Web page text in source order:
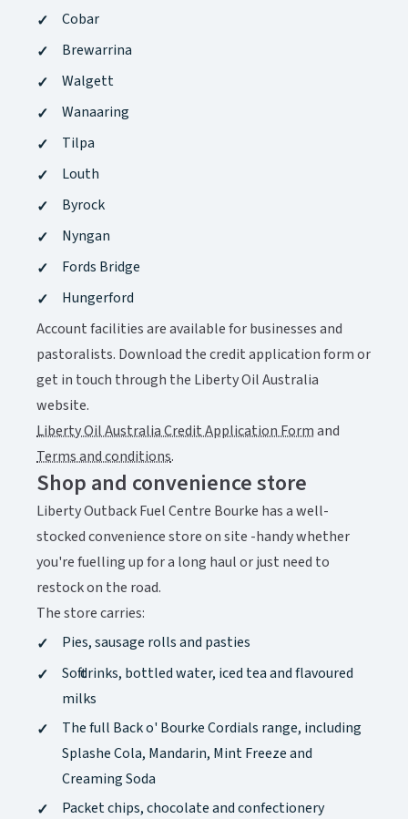
Cobar​​​​‌ ‍ ​‍​‍‌‍ ‌ ​‍‌‍‍‌‌‍‌ ‌‍‍‌‌‍ ‍​‍​‍​ ‍‍​‍​‍‌ ​ ‌‍​‌‌‍ ‍‌‍‍‌‌ ‌​‌ ‍‌​‍ ‍‌‍‍‌‌‍ ​‍​‍​‍ ​​‍​‍‌‍‍​‌ ​‍‌‍‌‌‌‍‌‍​‍​‍​ ‍‍​‍​‍‌‍‍​‌ ‌​‌ ‌​‌ ​​‌ ​ ​ ‍‍​‍ ​‍ ‌‍ ​‌‍‍‌‌‍​‍‌‍‌‌‌ ​‍‌ ‌​‌ ‍‌​‍ ‌‌ ​ ‌ ‌​‌ ‌‌‌‍‌​‌‍‍‌‌‍ ​‍ ‍‌ ‌‍‌‍‌‌‌ ​‍‌‍​ ‌‍‌‌‌‍ ​​‍ ‍‌‍​‌‌ ​​‌ ​​​‍ ‌‍‍‌‌‍ ‍‌ ‌​‌‍‌‌‌‍ ‍‌ ‌​​‍ ‌‍‌‌‌‍‌​‌‍‍‌‌ ‌​​‍ ‌‍ ‌‌‍ ‌‍‌​‌‍‌‌​ ‌‌ ​​‌ ​‍‌‍‌‌‌ ​ ‌‍‌‌‌‍ ‍‌ ‌​‌‍​‌‌ ‌​‌‍‍‌‌‍ ‌‍ ‍​ ‍ ‌‍‍‌‌‍‌​​ ‌‌‍​‌​ ‍​‌‍​‍‌‍‌‌‌‍​‌​ ​‍‌‍​ ​ ‍‌​‍ ‌‌‍‌​​ ‌‌​ ‌‌​ ‌​​‍ ‌​ ‌​​ ‌‍​ ‍​‌‍‌‍​‍ ‌‌‍​‌‌‍​‌​ ‌‍​ ‍​​‍ ‌​ ‌‍‌‍​ ‌‍‌‌​ ​ ​ ‌‌​ ‌‌‌‍​‍‌‍​‍​ ‌​​ ‌‍‌‍​‌‌‍​‌​ ‍ ‌ ‌​‌ ‍‌‌ ​​‌‍‌‌​ ‌‌‍​‌‌ ​‍‌ ‌​‌‍‍‌‌‍​ ‌‍ ​‌‍‌‌​ ‍ ‌ ​​‌‍​‌‌ ‌​‌‍‍​​ ‌‌‍​ ‌‍ ‌‍ ‍‌ ‌​‌‍‌‌‌‍ ‍‌ ‌​‌​ ‌‌‍​‌‌ ‌​‌ ​‍‌‍‍‌‌ ‍​​‍‌‌​ ‌‌‌​​‍‌‌ ‌‍‍ ‌‍‌‌‌ ‍‌​‍‌‌​ ​ ‌​‌​​‍‌‌​ ​ ‌​‌​​‍‌‌​ ​‍​ ​‍‌‍‌‌​ ​​​ ​‍‌‍‌‌​ ‍​‌‍‌‌‌‍​‍​ ‌​‌‍​‌​ ​​​ ‌‍‌‍​‍​‍‌‌​ ​‍​ ​‍​‍‌‌​ ‌‌‌​‌​​‍ ‍‌‍​ ‌‍ ‌‍ ‍‌ ‌​‌‍‌‌‌‍ ‍‌ ‌​​‍‌‌​ ‌‌‌​​‍‌‌ ‌‍‍ ‌‍‌‌‌ ‍‌​‍‌‌​ ​ ‌​‌​​‍‌‌​ ​ ‌​‌​​‍‌‌​ ​‍​ ​‍‌‍​ ​ ‌ ‌‍‌‍​ ‌‌​ ​‍‌‍‌‍​ ​‌​ ​​​ ‍​​ ‍‌​ ‌‌‌‍‌‌​‍‌‌​ ​‍​ ​‍​‍‌‌​ ‌‌‌​‌​​‍ ‍‌‍​ ‌‍‍​‌‍‍‌‌‍ ​‌‍‌​‌ ​‍‌‍‌‌‌‍ ‍​‍‌‌​ ‌‌‌​​‍‌‌ ‌‍‍ ‌‍‌‌‌ ‍‌​‍‌‌​ ​ ‌​‌​​‍‌‌​ ​ ‌​‌​​‍‌‌​ ​‍​ ​‍​ ‍​​ ‌‌​ ‍‌​ ‌‍‌‍‌‍‌‍‌​‌‍‌‍​ ‌‍‌‍‌​​ ‌‌​ ​‌​ ​‌​‍‌‌​ ​‍​ ​‍​‍‌‌​ ‌‌‌​‌​​‍ ‍‌ ‌​‌‍‌‌‌ ‍​‌ ‌​​ ‌‍​‍‌‍​‌‌ ​ ‌‍‌‌‌‌‌‌‌ ​‍‌‍ ​​ ‌‌‍‍​‌ ‌​‌ ‌​‌ ​​‌ ​ ​‍‌‌​ ​ ‌​​‌​‍‌‌​ ​‍‌​‌‍​‍‌‌​ ​‍‌​‌‍‌‍ ​‌‍‍‌‌‍​‍‌‍‌‌‌ ​‍‌ ‌​‌ ‍‌​‍ ‌‌ ​ ‌ ‌​‌ ‌‌‌‍‌​‌‍‍‌‌‍ ​‍ ‍‌ ‌‍‌‍‌‌‌ ​‍‌‍​ ‌‍‌‌‌‍ ​​‍ ‍‌‍​‌‌ ​​‌ ​​​‍‌‍‌‍‍‌‌‍‌​​ ‌‌‍​‌​ ‍​‌‍​‍‌‍‌‌‌‍​‌​ ​‍‌‍​ ​ ‍‌​‍ ‌‌‍‌​​ ‌‌​ ‌‌​ ‌​​‍ ‌​ ‌​​ ‌‍​ ‍​‌‍‌‍​‍ ‌‌‍​‌‌‍​‌​ ‌‍​ ‍​​‍ ‌​ ‌‍‌‍​ ‌‍‌‌​ ​ ​ ‌‌​ ‌‌‌‍​‍‌‍​‍​ ‌​​ ‌‍‌‍​‌‌‍​‌​‍‌‍‌ ‌​‌ ‍‌‌ ​​‌‍‌‌​ ‌‌‍​‌‌ ​‍‌ ‌​‌‍‍‌‌‍​ ‌‍ ​‌‍‌‌​‍‌‍‌ ​​‌‍​‌‌ ‌​‌‍‍​​ ‌‌‍​ ‌‍ ‌‍ ‍‌ ‌​‌‍‌‌‌‍ ‍‌ ‌​‌​ ‌‌‍​‌‌ ‌​‌ ​‍‌‍‍‌‌ ‍​​‍‌‌​ ‌‌‌​​‍‌‌ ‌‍‍ ‌‍‌‌‌ ‍‌​‍‌‌​ ​ ‌​‌​​‍‌‌​ ​ ‌​‌​​‍‌‌​ ​‍​ ​‍‌‍‌‌​ ​​​ ​‍‌‍‌‌​ ‍​‌‍‌‌‌‍​‍​ ‌​‌‍​‌​ ​​​ ‌‍‌‍​‍​‍‌‌​ ​‍​ ​‍​‍‌‌​ ‌‌‌​‌​​‍ ‍‌‍​ ‌‍ ‌‍ ‍‌ ‌​‌‍‌‌‌‍ ‍‌ ‌​​‍‌‌​ ‌‌‌​​‍‌‌ ‌‍‍ ‌‍‌‌‌ ‍‌​‍‌‌​ ​ ‌​‌​​‍‌‌​ ​ ‌​‌​​‍‌‌​ ​‍​ ​‍‌‍​ ​ ‌ ‌‍‌‍​ ‌‌​ ​‍‌‍‌‍​ ​‌​ ​​​ ‍​​ ‍‌​ ‌‌‌‍‌‌​‍‌‌​ ​‍​ ​‍​‍‌‌​ ‌‌‌​‌​​‍ ‍‌‍​ ‌‍‍​‌‍‍‌‌‍ ​‌‍‌​‌ ​‍‌‍‌‌‌‍ ‍​‍‌‌​ ‌‌‌​​‍‌‌ ‌‍‍ ‌‍‌‌‌ ‍‌​‍‌‌​ ​ ‌​‌​​‍‌‌​ ​ ‌​‌​​‍‌‌​ ​‍​ ​‍​ ‍​​ ‌‌​ ‍‌​ ‌‍‌‍‌‍‌‍‌​‌‍‌‍​ ‌‍‌‍‌​​ ‌‌​ ​‌​ ​‌​‍‌‌​ ​‍​ ​‍​‍‌‌​ ‌‌‌​‌​​‍ ‍‌ ‌​‌‍‌‌‌ ‍​‌ ‌​​‍‌‍‌ ​​‌‍‌‌‌ ​‍‌ ​ ‌ ​​‌‍‌‌‌‍​ ‌ ‌​‌‍‍‌‌ ‌‍‌‍‌‌​ ‌‌ ​​‌ ‌‌‌‍​‍‌‍ ​‌‍‍‌‌ ​ ‌‍‍​‌‍‌‌‌‍‌​​‍​‍‌ ‌
Brewarrina​​​​‌ ‍ ​‍​‍‌‍ ‌ ​‍‌‍‍‌‌‍‌ ‌‍‍‌‌‍ ‍​‍​‍​ ‍‍​‍​‍‌ ​ ‌‍​‌‌‍ ‍‌‍‍‌‌ ‌​‌ ‍‌​‍ ‍‌‍‍‌‌‍ ​‍​‍​‍ ​​‍​‍‌‍‍​‌ ​‍‌‍‌‌‌‍‌‍​‍​‍​ ‍‍​‍​‍‌‍‍​‌ ‌​‌ ‌​‌ ​​‌ ​ ​ ‍‍​‍ ​‍ ‌‍ ​‌‍‍‌‌‍​‍‌‍‌‌‌ ​‍‌ ‌​‌ ‍‌​‍ ‌‌ ​ ‌ ‌​‌ ‌‌‌‍‌​‌‍‍‌‌‍ ​‍ ‍‌ ‌‍‌‍‌‌‌ ​‍‌‍​ ‌‍‌‌‌‍ ​​‍ ‍‌‍​‌‌ ​​‌ ​​​‍ ‌‍‍‌‌‍ ‍‌ ‌​‌‍‌‌‌‍ ‍‌ ‌​​‍ ‌‍‌‌‌‍‌​‌‍‍‌‌ ‌​​‍ ‌‍ ‌‌‍ ‌‍‌​‌‍‌‌​ ‌‌ ​​‌ ​‍‌‍‌‌‌ ​ ‌‍‌‌‌‍ ‍‌ ‌​‌‍​‌‌ ‌​‌‍‍‌‌‍ ‌‍ ‍​ ‍ ‌‍‍‌‌‍‌​​ ‌‌‍​‌​ ‍​‌‍​‍‌‍‌‌‌‍​‌​ ​‍‌‍​ ​ ‍‌​‍ ‌‌‍‌​​ ‌‌​ ‌‌​ ‌​​‍ ‌​ ‌​​ ‌‍​ ‍​‌‍‌‍​‍ ‌‌‍​‌‌‍​‌​ ‌‍​ ‍​​‍ ‌​ ‌‍‌‍​ ‌‍‌‌​ ​ ​ ‌‌​ ‌‌‌‍​‍‌‍​‍​ ‌​​ ‌‍‌‍​‌‌‍​‌​ ‍ ‌ ‌​‌ ‍‌‌ ​​‌‍‌‌​ ‌‌‍​‌‌ ​‍‌ ‌​‌‍‍‌‌‍​ ‌‍ ​‌‍‌‌​ ‍ ‌ ​​‌‍​‌‌ ‌​‌‍‍​​ ‌‌‍​ ‌‍ ‌‍ ‍‌ ‌​‌‍‌‌‌‍ ‍‌ ‌​‌​ ‌‌‍​‌‌ ‌​‌ ​‍‌‍‍‌‌ ‍​​‍‌‌​ ‌‌‌​​‍‌‌ ‌‍‍ ‌‍‌‌‌ ‍‌​‍‌‌​ ​ ‌​‌​​‍‌‌​ ​ ‌​‌​​‍‌‌​ ​‍​ ​‍‌‍‌‌​ ​​​ ​‍‌‍‌‌​ ‍​‌‍‌‌‌‍​‍​ ‌​‌‍​‌​ ​​​ ‌‍‌‍​‍​‍‌‌​ ​‍​ ​‍​‍‌‌​ ‌‌‌​‌​​‍ ‍‌‍​ ‌‍ ‌‍ ‍‌ ‌​‌‍‌‌‌‍ ‍‌ ‌​​‍‌‌​ ‌‌‌​​‍‌‌ ‌‍‍ ‌‍‌‌‌ ‍‌​‍‌‌​ ​ ‌​‌​​‍‌‌​ ​ ‌​‌​​‍‌‌​ ​‍​ ​‍​ ​​‌‍‌‍‌‍​‍‌‍‌‌​ ​ ​ ‍‌​ ‌‍‌‍‌‍‌‍‌‌​ ‌​‌‍​‍​ ​‌​‍‌‌​ ​‍​ ​‍​‍‌‌​ ‌‌‌​‌​​‍ ‍‌‍​ ‌‍‍​‌‍‍‌‌‍ ​‌‍‌​‌ ​‍‌‍‌‌‌‍ ‍​‍‌‌​ ‌‌‌​​‍‌‌ ‌‍‍ ‌‍‌‌‌ ‍‌​‍‌‌​ ​ ‌​‌​​‍‌‌​ ​ ‌​‌​​‍‌‌​ ​‍​ ​‍​ ​ ‌‍​‍​ ​‍​ ‍​​ ​​‌‍​‌​ ‌​‌‍​‌​ ‌‌‌‍​ ​ ‍​‌‍​‌​‍‌‌​ ​‍​ ​‍​‍‌‌​ ‌‌‌​‌​​‍ ‍‌ ‌​‌‍‌‌‌ ‍​‌ ‌​​ ‌‍​‍‌‍​‌‌ ​ ‌‍‌‌‌‌‌‌‌ ​‍‌‍ ​​ ‌‌‍‍​‌ ‌​‌ ‌​‌ ​​‌ ​ ​‍‌‌​ ​ ‌​​‌​‍‌‌​ ​‍‌​‌‍​‍‌‌​ ​‍‌​‌‍‌‍ ​‌‍‍‌‌‍​‍‌‍‌‌‌ ​‍‌ ‌​‌ ‍‌​‍ ‌‌ ​ ‌ ‌​‌ ‌‌‌‍‌​‌‍‍‌‌‍ ​‍ ‍‌ ‌‍‌‍‌‌‌ ​‍‌‍​ ‌‍‌‌‌‍ ​​‍ ‍‌‍​‌‌ ​​‌ ​​​‍‌‍‌‍‍‌‌‍‌​​ ‌‌‍​‌​ ‍​‌‍​‍‌‍‌‌‌‍​‌​ ​‍‌‍​ ​ ‍‌​‍ ‌‌‍‌​​ ‌‌​ ‌‌​ ‌​​‍ ‌​ ‌​​ ‌‍​ ‍​‌‍‌‍​‍ ‌‌‍​‌‌‍​‌​ ‌‍​ ‍​​‍ ‌​ ‌‍‌‍​ ‌‍‌‌​ ​ ​ ‌‌​ ‌‌‌‍​‍‌‍​‍​ ‌​​ ‌‍‌‍​‌‌‍​‌​‍‌‍‌ ‌​‌ ‍‌‌ ​​‌‍‌‌​ ‌‌‍​‌‌ ​‍‌ ‌​‌‍‍‌‌‍​ ‌‍ ​‌‍‌‌​‍‌‍‌ ​​‌‍​‌‌ ‌​‌‍‍​​ ‌‌‍​ ‌‍ ‌‍ ‍‌ ‌​‌‍‌‌‌‍ ‍‌ ‌​‌​ ‌‌‍​‌‌ ‌​‌ ​‍‌‍‍‌‌ ‍​​‍‌‌​ ‌‌‌​​‍‌‌ ‌‍‍ ‌‍‌‌‌ ‍‌​‍‌‌​ ​ ‌​‌​​‍‌‌​ ​ ‌​‌​​‍‌‌​ ​‍​ ​‍‌‍‌‌​ ​​​ ​‍‌‍‌‌​ ‍​‌‍‌‌‌‍​‍​ ‌​‌‍​‌​ ​​​ ‌‍‌‍​‍​‍‌‌​ ​‍​ ​‍​‍‌‌​ ‌‌‌​‌​​‍ ‍‌‍​ ‌‍ ‌‍ ‍‌ ‌​‌‍‌‌‌‍ ‍‌ ‌​​‍‌‌​ ‌‌‌​​‍‌‌ ‌‍‍ ‌‍‌‌‌ ‍‌​‍‌‌​ ​ ‌​‌​​‍‌‌​ ​ ‌​‌​​‍‌‌​ ​‍​ ​‍​ ​​‌‍‌‍‌‍​‍‌‍‌‌​ ​ ​ ‍‌​ ‌‍‌‍‌‍‌‍‌‌​ ‌​‌‍​‍​ ​‌​‍‌‌​ ​‍​ ​‍​‍‌‌​ ‌‌‌​‌​​‍ ‍‌‍​ ‌‍‍​‌‍‍‌‌‍ ​‌‍‌​‌ ​‍‌‍‌‌‌‍ ‍​‍‌‌​ ‌‌‌​​‍‌‌ ‌‍‍ ‌‍‌‌‌ ‍‌​‍‌‌​ ​ ‌​‌​​‍‌‌​ ​ ‌​‌​​‍‌‌​ ​‍​ ​‍​ ​ ‌‍​‍​ ​‍​ ‍​​ ​​‌‍​‌​ ‌​‌‍​‌​ ‌‌‌‍​ ​ ‍​‌‍​‌​‍‌‌​ ​‍​ ​‍​‍‌‌​ ‌‌‌​‌​​‍ ‍‌ ‌​‌‍‌‌‌ ‍​‌ ‌​​‍‌‍‌ ​​‌‍‌‌‌ ​‍‌ ​ ‌ ​​‌‍‌‌‌‍​ ‌ ‌​‌‍‍‌‌ ‌‍‌‍‌‌​ ‌‌ ​​‌ ‌‌‌‍​‍‌‍ ​‌‍‍‌‌ ​ ‌‍‍​‌‍‌‌‌‍‌​​‍​‍‌ ‌
Walgett​​​​‌ ‍ ​‍​‍‌‍ ‌ ​‍‌‍‍‌‌‍‌ ‌‍‍‌‌‍ ‍​‍​‍​ ‍‍​‍​‍‌ ​ ‌‍​‌‌‍ ‍‌‍‍‌‌ ‌​‌ ‍‌​‍ ‍‌‍‍‌‌‍ ​‍​‍​‍ ​​‍​‍‌‍‍​‌ ​‍‌‍‌‌‌‍‌‍​‍​‍​ ‍‍​‍​‍‌‍‍​‌ ‌​‌ ‌​‌ ​​‌ ​ ​ ‍‍​‍ ​‍ ‌‍ ​‌‍‍‌‌‍​‍‌‍‌‌‌ ​‍‌ ‌​‌ ‍‌​‍ ‌‌ ​ ‌ ‌​‌ ‌‌‌‍‌​‌‍‍‌‌‍ ​‍ ‍‌ ‌‍‌‍‌‌‌ ​‍‌‍​ ‌‍‌‌‌‍ ​​‍ ‍‌‍​‌‌ ​​‌ ​​​‍ ‌‍‍‌‌‍ ‍‌ ‌​‌‍‌‌‌‍ ‍‌ ‌​​‍ ‌‍‌‌‌‍‌​‌‍‍‌‌ ‌​​‍ ‌‍ ‌‌‍ ‌‍‌​‌‍‌‌​ ‌‌ ​​‌ ​‍‌‍‌‌‌ ​ ‌‍‌‌‌‍ ‍‌ ‌​‌‍​‌‌ ‌​‌‍‍‌‌‍ ‌‍ ‍​ ‍ ‌‍‍‌‌‍‌​​ ‌‌‍​‌​ ‍​‌‍​‍‌‍‌‌‌‍​‌​ ​‍‌‍​ ​ ‍‌​‍ ‌‌‍‌​​ ‌‌​ ‌‌​ ‌​​‍ ‌​ ‌​​ ‌‍​ ‍​‌‍‌‍​‍ ‌‌‍​‌‌‍​‌​ ‌‍​ ‍​​‍ ‌​ ‌‍‌‍​ ‌‍‌‌​ ​ ​ ‌‌​ ‌‌‌‍​‍‌‍​‍​ ‌​​ ‌‍‌‍​‌‌‍​‌​ ‍ ‌ ‌​‌ ‍‌‌ ​​‌‍‌‌​ ‌‌‍​‌‌ ​‍‌ ‌​‌‍‍‌‌‍​ ‌‍ ​‌‍‌‌​ ‍ ‌ ​​‌‍​‌‌ ‌​‌‍‍​​ ‌‌‍​ ‌‍ ‌‍ ‍‌ ‌​‌‍‌‌‌‍ ‍‌ ‌​‌​ ‌‌‍​‌‌ ‌​‌ ​‍‌‍‍‌‌ ‍​​‍‌‌​ ‌‌‌​​‍‌‌ ‌‍‍ ‌‍‌‌‌ ‍‌​‍‌‌​ ​ ‌​‌​​‍‌‌​ ​ ‌​‌​​‍‌‌​ ​‍​ ​‍‌‍‌‌​ ​​​ ​‍‌‍‌‌​ ‍​‌‍‌‌‌‍​‍​ ‌​‌‍​‌​ ​​​ ‌‍‌‍​‍​‍‌‌​ ​‍​ ​‍​‍‌‌​ ‌‌‌​‌​​‍ ‍‌‍​ ‌‍ ‌‍ ‍‌ ‌​‌‍‌‌‌‍ ‍‌ ‌​​‍‌‌​ ‌‌‌​​‍‌‌ ‌‍‍ ‌‍‌‌‌ ‍‌​‍‌‌​ ​ ‌​‌​​‍‌‌​ ​ ‌​‌​​‍‌‌​ ​‍​ ​‍‌‍‌‌‌‍​ ​ ‍​​ ‌ ‌‍​‍​ ‌​‌‍​ ​ ‍​‌‍​ ‌‍​‍‌‍​‍‌‍‌‌​‍‌‌​ ​‍​ ​‍​‍‌‌​ ‌‌‌​‌​​‍ ‍‌‍​ ‌‍‍​‌‍‍‌‌‍ ​‌‍‌​‌ ​‍‌‍‌‌‌‍ ‍​‍‌‌​ ‌‌‌​​‍‌‌ ‌‍‍ ‌‍‌‌‌ ‍‌​‍‌‌​ ​ ‌​‌​​‍‌‌​ ​ ‌​‌​​‍‌‌​ ​‍​ ​‍​ ​‍​ ​​‌‍‌‌‌‍​‍​ ​ ‌‍‌‌‌‍‌‍​ ‍​​ ‍‌​ ‌‌​ ​‌​ ​ ​‍‌‌​ ​‍​ ​‍​‍‌‌​ ‌‌‌​‌​​‍ ‍‌ ‌​‌‍‌‌‌ ‍​‌ ‌​​ ‌‍​‍‌‍​‌‌ ​ ‌‍‌‌‌‌‌‌‌ ​‍‌‍ ​​ ‌‌‍‍​‌ ‌​‌ ‌​‌ ​​‌ ​ ​‍‌‌​ ​ ‌​​‌​‍‌‌​ ​‍‌​‌‍​‍‌‌​ ​‍‌​‌‍‌‍ ​‌‍‍‌‌‍​‍‌‍‌‌‌ ​‍‌ ‌​‌ ‍‌​‍ ‌‌ ​ ‌ ‌​‌ ‌‌‌‍‌​‌‍‍‌‌‍ ​‍ ‍‌ ‌‍‌‍‌‌‌ ​‍‌‍​ ‌‍‌‌‌‍ ​​‍ ‍‌‍​‌‌ ​​‌ ​​​‍‌‍‌‍‍‌‌‍‌​​ ‌‌‍​‌​ ‍​‌‍​‍‌‍‌‌‌‍​‌​ ​‍‌‍​ ​ ‍‌​‍ ‌‌‍‌​​ ‌‌​ ‌‌​ ‌​​‍ ‌​ ‌​​ ‌‍​ ‍​‌‍‌‍​‍ ‌‌‍​‌‌‍​‌​ ‌‍​ ‍​​‍ ‌​ ‌‍‌‍​ ‌‍‌‌​ ​ ​ ‌‌​ ‌‌‌‍​‍‌‍​‍​ ‌​​ ‌‍‌‍​‌‌‍​‌​‍‌‍‌ ‌​‌ ‍‌‌ ​​‌‍‌‌​ ‌‌‍​‌‌ ​‍‌ ‌​‌‍‍‌‌‍​ ‌‍ ​‌‍‌‌​‍‌‍‌ ​​‌‍​‌‌ ‌​‌‍‍​​ ‌‌‍​ ‌‍ ‌‍ ‍‌ ‌​‌‍‌‌‌‍ ‍‌ ‌​‌​ ‌‌‍​‌‌ ‌​‌ ​‍‌‍‍‌‌ ‍​​‍‌‌​ ‌‌‌​​‍‌‌ ‌‍‍ ‌‍‌‌‌ ‍‌​‍‌‌​ ​ ‌​‌​​‍‌‌​ ​ ‌​‌​​‍‌‌​ ​‍​ ​‍‌‍‌‌​ ​​​ ​‍‌‍‌‌​ ‍​‌‍‌‌‌‍​‍​ ‌​‌‍​‌​ ​​​ ‌‍‌‍​‍​‍‌‌​ ​‍​ ​‍​‍‌‌​ ‌‌‌​‌​​‍ ‍‌‍​ ‌‍ ‌‍ ‍‌ ‌​‌‍‌‌‌‍ ‍‌ ‌​​‍‌‌​ ‌‌‌​​‍‌‌ ‌‍‍ ‌‍‌‌‌ ‍‌​‍‌‌​ ​ ‌​‌​​‍‌‌​ ​ ‌​‌​​‍‌‌​ ​‍​ ​‍‌‍‌‌‌‍​ ​ ‍​​ ‌ ‌‍​‍​ ‌​‌‍​ ​ ‍​‌‍​ ‌‍​‍‌‍​‍‌‍‌‌​‍‌‌​ ​‍​ ​‍​‍‌‌​ ‌‌‌​‌​​‍ ‍‌‍​ ‌‍‍​‌‍‍‌‌‍ ​‌‍‌​‌ ​‍‌‍‌‌‌‍ ‍​‍‌‌​ ‌‌‌​​‍‌‌ ‌‍‍ ‌‍‌‌‌ ‍‌​‍‌‌​ ​ ‌​‌​​‍‌‌​ ​ ‌​‌​​‍‌‌​ ​‍​ ​‍​ ​‍​ ​​‌‍‌‌‌‍​‍​ ​ ‌‍‌‌‌‍‌‍​ ‍​​ ‍‌​ ‌‌​ ​‌​ ​ ​‍‌‌​ ​‍​ ​‍​‍‌‌​ ‌‌‌​‌​​‍ ‍‌ ‌​‌‍‌‌‌ ‍​‌ ‌​​‍‌‍‌ ​​‌‍‌‌‌ ​‍‌ ​ ‌ ​​‌‍‌‌‌‍​ ‌ ‌​‌‍‍‌‌ ‌‍‌‍‌‌​ ‌‌ ​​‌ ‌‌‌‍​‍‌‍ ​‌‍‍‌‌ ​ ‌‍‍​‌‍‌‌‌‍‌​​‍​‍‌ ‌
Wanaaring​​​​‌ ‍ ​‍​‍‌‍ ‌ ​‍‌‍‍‌‌‍‌ ‌‍‍‌‌‍ ‍​‍​‍​ ‍‍​‍​‍‌ ​ ‌‍​‌‌‍ ‍‌‍‍‌‌ ‌​‌ ‍‌​‍ ‍‌‍‍‌‌‍ ​‍​‍​‍ ​​‍​‍‌‍‍​‌ ​‍‌‍‌‌‌‍‌‍​‍​‍​ ‍‍​‍​‍‌‍‍​‌ ‌​‌ ‌​‌ ​​‌ ​ ​ ‍‍​‍ ​‍ ‌‍ ​‌‍‍‌‌‍​‍‌‍‌‌‌ ​‍‌ ‌​‌ ‍‌​‍ ‌‌ ​ ‌ ‌​‌ ‌‌‌‍‌​‌‍‍‌‌‍ ​‍ ‍‌ ‌‍‌‍‌‌‌ ​‍‌‍​ ‌‍‌‌‌‍ ​​‍ ‍‌‍​‌‌ ​​‌ ​​​‍ ‌‍‍‌‌‍ ‍‌ ‌​‌‍‌‌‌‍ ‍‌ ‌​​‍ ‌‍‌‌‌‍‌​‌‍‍‌‌ ‌​​‍ ‌‍ ‌‌‍ ‌‍‌​‌‍‌‌​ ‌‌ ​​‌ ​‍‌‍‌‌‌ ​ ‌‍‌‌‌‍ ‍‌ ‌​‌‍​‌‌ ‌​‌‍‍‌‌‍ ‌‍ ‍​ ‍ ‌‍‍‌‌‍‌​​ ‌‌‍​‌​ ‍​‌‍​‍‌‍‌‌‌‍​‌​ ​‍‌‍​ ​ ‍‌​‍ ‌‌‍‌​​ ‌‌​ ‌‌​ ‌​​‍ ‌​ ‌​​ ‌‍​ ‍​‌‍‌‍​‍ ‌‌‍​‌‌‍​‌​ ‌‍​ ‍​​‍ ‌​ ‌‍‌‍​ ‌‍‌‌​ ​ ​ ‌‌​ ‌‌‌‍​‍‌‍​‍​ ‌​​ ‌‍‌‍​‌‌‍​‌​ ‍ ‌ ‌​‌ ‍‌‌ ​​‌‍‌‌​ ‌‌‍​‌‌ ​‍‌ ‌​‌‍‍‌‌‍​ ‌‍ ​‌‍‌‌​ ‍ ‌ ​​‌‍​‌‌ ‌​‌‍‍​​ ‌‌‍​ ‌‍ ‌‍ ‍‌ ‌​‌‍‌‌‌‍ ‍‌ ‌​‌​ ‌‌‍​‌‌ ‌​‌ ​‍‌‍‍‌‌ ‍​​‍‌‌​ ‌‌‌​​‍‌‌ ‌‍‍ ‌‍‌‌‌ ‍‌​‍‌‌​ ​ ‌​‌​​‍‌‌​ ​ ‌​‌​​‍‌‌​ ​‍​ ​‍‌‍‌‌​ ​​​ ​‍‌‍‌‌​ ‍​‌‍‌‌‌‍​‍​ ‌​‌‍​‌​ ​​​ ‌‍‌‍​‍​‍‌‌​ ​‍​ ​‍​‍‌‌​ ‌‌‌​‌​​‍ ‍‌‍​ ‌‍ ‌‍ ‍‌ ‌​‌‍‌‌‌‍ ‍‌ ‌​​‍‌‌​ ‌‌‌​​‍‌‌ ‌‍‍ ‌‍‌‌‌ ‍‌​‍‌‌​ ​ ‌​‌​​‍‌‌​ ​ ‌​‌​​‍‌‌​ ​‍​ ​‍​ ‍​​ ​‌​ ​‌​ ​‌‌‍​‍‌‍​‌​ ‌ ‌‍‌‍‌‍​‌​ ‍‌‌‍​‍​ ​​​‍‌‌​ ​‍​ ​‍​‍‌‌​ ‌‌‌​‌​​‍ ‍‌‍​ ‌‍‍​‌‍‍‌‌‍ ​‌‍‌​‌ ​‍‌‍‌‌‌‍ ‍​‍‌‌​ ‌‌‌​​‍‌‌ ‌‍‍ ‌‍‌‌‌ ‍‌​‍‌‌​ ​ ‌​‌​​‍‌‌​ ​ ‌​‌​​‍‌‌​ ​‍​ ​‍‌‍​‍​ ​​​ ​ ​ ​‍​ ‌​​ ​​‌‍​ ​ ‌‍​ ‌‌‌‍‌‌‌‍‌‌‌‍​‍​‍‌‌​ ​‍​ ​‍​‍‌‌​ ‌‌‌​‌​​‍ ‍‌ ‌​‌‍‌‌‌ ‍​‌ ‌​​ ‌‍​‍‌‍​‌‌ ​ ‌‍‌‌‌‌‌‌‌ ​‍‌‍ ​​ ‌‌‍‍​‌ ‌​‌ ‌​‌ ​​‌ ​ ​‍‌‌​ ​ ‌​​‌​‍‌‌​ ​‍‌​‌‍​‍‌‌​ ​‍‌​‌‍‌‍ ​‌‍‍‌‌‍​‍‌‍‌‌‌ ​‍‌ ‌​‌ ‍‌​‍ ‌‌ ​ ‌ ‌​‌ ‌‌‌‍‌​‌‍‍‌‌‍ ​‍ ‍‌ ‌‍‌‍‌‌‌ ​‍‌‍​ ‌‍‌‌‌‍ ​​‍ ‍‌‍​‌‌ ​​‌ ​​​‍‌‍‌‍‍‌‌‍‌​​ ‌‌‍​‌​ ‍​‌‍​‍‌‍‌‌‌‍​‌​ ​‍‌‍​ ​ ‍‌​‍ ‌‌‍‌​​ ‌‌​ ‌‌​ ‌​​‍ ‌​ ‌​​ ‌‍​ ‍​‌‍‌‍​‍ ‌‌‍​‌‌‍​‌​ ‌‍​ ‍​​‍ ‌​ ‌‍‌‍​ ‌‍‌‌​ ​ ​ ‌‌​ ‌‌‌‍​‍‌‍​‍​ ‌​​ ‌‍‌‍​‌‌‍​‌​‍‌‍‌ ‌​‌ ‍‌‌ ​​‌‍‌‌​ ‌‌‍​‌‌ ​‍‌ ‌​‌‍‍‌‌‍​ ‌‍ ​‌‍‌‌​‍‌‍‌ ​​‌‍​‌‌ ‌​‌‍‍​​ ‌‌‍​ ‌‍ ‌‍ ‍‌ ‌​‌‍‌‌‌‍ ‍‌ ‌​‌​ ‌‌‍​‌‌ ‌​‌ ​‍‌‍‍‌‌ ‍​​‍‌‌​ ‌‌‌​​‍‌‌ ‌‍‍ ‌‍‌‌‌ ‍‌​‍‌‌​ ​ ‌​‌​​‍‌‌​ ​ ‌​‌​​‍‌‌​ ​‍​ ​‍‌‍‌‌​ ​​​ ​‍‌‍‌‌​ ‍​‌‍‌‌‌‍​‍​ ‌​‌‍​‌​ ​​​ ‌‍‌‍​‍​‍‌‌​ ​‍​ ​‍​‍‌‌​ ‌‌‌​‌​​‍ ‍‌‍​ ‌‍ ‌‍ ‍‌ ‌​‌‍‌‌‌‍ ‍‌ ‌​​‍‌‌​ ‌‌‌​​‍‌‌ ‌‍‍ ‌‍‌‌‌ ‍‌​‍‌‌​ ​ ‌​‌​​‍‌‌​ ​ ‌​‌​​‍‌‌​ ​‍​ ​‍​ ‍​​ ​‌​ ​‌​ ​‌‌‍​‍‌‍​‌​ ‌ ‌‍‌‍‌‍​‌​ ‍‌‌‍​‍​ ​​​‍‌‌​ ​‍​ ​‍​‍‌‌​ ‌‌‌​‌​​‍ ‍‌‍​ ‌‍‍​‌‍‍‌‌‍ ​‌‍‌​‌ ​‍‌‍‌‌‌‍ ‍​‍‌‌​ ‌‌‌​​‍‌‌ ‌‍‍ ‌‍‌‌‌ ‍‌​‍‌‌​ ​ ‌​‌​​‍‌‌​ ​ ‌​‌​​‍‌‌​ ​‍​ ​‍‌‍​‍​ ​​​ ​ ​ ​‍​ ‌​​ ​​‌‍​ ​ ‌‍​ ‌‌‌‍‌‌‌‍‌‌‌‍​‍​‍‌‌​ ​‍​ ​‍​‍‌‌​ ‌‌‌​‌​​‍ ‍‌ ‌​‌‍‌‌‌ ‍​‌ ‌​​‍‌‍‌ ​​‌‍‌‌‌ ​‍‌ ​ ‌ ​​‌‍‌‌‌‍​ ‌ ‌​‌‍‍‌‌ ‌‍‌‍‌‌​ ‌‌ ​​‌ ‌‌‌‍​‍‌‍ ​‌‍‍‌‌ ​ ‌‍‍​‌‍‌‌‌‍‌​​‍​‍‌ ‌
Tilpa​​​​‌ ‍ ​‍​‍‌‍ ‌ ​‍‌‍‍‌‌‍‌ ‌‍‍‌‌‍ ‍​‍​‍​ ‍‍​‍​‍‌ ​ ‌‍​‌‌‍ ‍‌‍‍‌‌ ‌​‌ ‍‌​‍ ‍‌‍‍‌‌‍ ​‍​‍​‍ ​​‍​‍‌‍‍​‌ ​‍‌‍‌‌‌‍‌‍​‍​‍​ ‍‍​‍​‍‌‍‍​‌ ‌​‌ ‌​‌ ​​‌ ​ ​ ‍‍​‍ ​‍ ‌‍ ​‌‍‍‌‌‍​‍‌‍‌‌‌ ​‍‌ ‌​‌ ‍‌​‍ ‌‌ ​ ‌ ‌​‌ ‌‌‌‍‌​‌‍‍‌‌‍ ​‍ ‍‌ ‌‍‌‍‌‌‌ ​‍‌‍​ ‌‍‌‌‌‍ ​​‍ ‍‌‍​‌‌ ​​‌ ​​​‍ ‌‍‍‌‌‍ ‍‌ ‌​‌‍‌‌‌‍ ‍‌ ‌​​‍ ‌‍‌‌‌‍‌​‌‍‍‌‌ ‌​​‍ ‌‍ ‌‌‍ ‌‍‌​‌‍‌‌​ ‌‌ ​​‌ ​‍‌‍‌‌‌ ​ ‌‍‌‌‌‍ ‍‌ ‌​‌‍​‌‌ ‌​‌‍‍‌‌‍ ‌‍ ‍​ ‍ ‌‍‍‌‌‍‌​​ ‌‌‍​‌​ ‍​‌‍​‍‌‍‌‌‌‍​‌​ ​‍‌‍​ ​ ‍‌​‍ ‌‌‍‌​​ ‌‌​ ‌‌​ ‌​​‍ ‌​ ‌​​ ‌‍​ ‍​‌‍‌‍​‍ ‌‌‍​‌‌‍​‌​ ‌‍​ ‍​​‍ ‌​ ‌‍‌‍​ ‌‍‌‌​ ​ ​ ‌‌​ ‌‌‌‍​‍‌‍​‍​ ‌​​ ‌‍‌‍​‌‌‍​‌​ ‍ ‌ ‌​‌ ‍‌‌ ​​‌‍‌‌​ ‌‌‍​‌‌ ​‍‌ ‌​‌‍‍‌‌‍​ ‌‍ ​‌‍‌‌​ ‍ ‌ ​​‌‍​‌‌ ‌​‌‍‍​​ ‌‌‍​ ‌‍ ‌‍ ‍‌ ‌​‌‍‌‌‌‍ ‍‌ ‌​‌​ ‌‌‍​‌‌ ‌​‌ ​‍‌‍‍‌‌ ‍​​‍‌‌​ ‌‌‌​​‍‌‌ ‌‍‍ ‌‍‌‌‌ ‍‌​‍‌‌​ ​ ‌​‌​​‍‌‌​ ​ ‌​‌​​‍‌‌​ ​‍​ ​‍‌‍‌‌​ ​​​ ​‍‌‍‌‌​ ‍​‌‍‌‌‌‍​‍​ ‌​‌‍​‌​ ​​​ ‌‍‌‍​‍​‍‌‌​ ​‍​ ​‍​‍‌‌​ ‌‌‌​‌​​‍ ‍‌‍​ ‌‍ ‌‍ ‍‌ ‌​‌‍‌‌‌‍ ‍‌ ‌​​‍‌‌​ ‌‌‌​​‍‌‌ ‌‍‍ ‌‍‌‌‌ ‍‌​‍‌‌​ ​ ‌​‌​​‍‌‌​ ​ ‌​‌​​‍‌‌​ ​‍​ ​‍‌‍​ ​ ‍​​ ​​‌‍​‍​ ‍‌​ ‌​‌‍‌‌‌‍‌‍‌‍​‍​ ​‌‌‍​‌​ ​‌​‍‌‌​ ​‍​ ​‍​‍‌‌​ ‌‌‌​‌​​‍ ‍‌‍​ ‌‍‍​‌‍‍‌‌‍ ​‌‍‌​‌ ​‍‌‍‌‌‌‍ ‍​‍‌‌​ ‌‌‌​​‍‌‌ ‌‍‍ ‌‍‌‌‌ ‍‌​‍‌‌​ ​ ‌​‌​​‍‌‌​ ​ ‌​‌​​‍‌‌​ ​‍​ ​‍​ ‌‍​ ‍‌​ ​​​ ​​​ ‌ ‌‍​ ‌‍‌‍​ ​​‌‍‌​​ ​‌​ ​‌​ ‌‍​‍‌‌​ ​‍​ ​‍​‍‌‌​ ‌‌‌​‌​​‍ ‍‌ ‌​‌‍‌‌‌ ‍​‌ ‌​​ ‌‍​‍‌‍​‌‌ ​ ‌‍‌‌‌‌‌‌‌ ​‍‌‍ ​​ ‌‌‍‍​‌ ‌​‌ ‌​‌ ​​‌ ​ ​‍‌‌​ ​ ‌​​‌​‍‌‌​ ​‍‌​‌‍​‍‌‌​ ​‍‌​‌‍‌‍ ​‌‍‍‌‌‍​‍‌‍‌‌‌ ​‍‌ ‌​‌ ‍‌​‍ ‌‌ ​ ‌ ‌​‌ ‌‌‌‍‌​‌‍‍‌‌‍ ​‍ ‍‌ ‌‍‌‍‌‌‌ ​‍‌‍​ ‌‍‌‌‌‍ ​​‍ ‍‌‍​‌‌ ​​‌ ​​​‍‌‍‌‍‍‌‌‍‌​​ ‌‌‍​‌​ ‍​‌‍​‍‌‍‌‌‌‍​‌​ ​‍‌‍​ ​ ‍‌​‍ ‌‌‍‌​​ ‌‌​ ‌‌​ ‌​​‍ ‌​ ‌​​ ‌‍​ ‍​‌‍‌‍​‍ ‌‌‍​‌‌‍​‌​ ‌‍​ ‍​​‍ ‌​ ‌‍‌‍​ ‌‍‌‌​ ​ ​ ‌‌​ ‌‌‌‍​‍‌‍​‍​ ‌​​ ‌‍‌‍​‌‌‍​‌​‍‌‍‌ ‌​‌ ‍‌‌ ​​‌‍‌‌​ ‌‌‍​‌‌ ​‍‌ ‌​‌‍‍‌‌‍​ ‌‍ ​‌‍‌‌​‍‌‍‌ ​​‌‍​‌‌ ‌​‌‍‍​​ ‌‌‍​ ‌‍ ‌‍ ‍‌ ‌​‌‍‌‌‌‍ ‍‌ ‌​‌​ ‌‌‍​‌‌ ‌​‌ ​‍‌‍‍‌‌ ‍​​‍‌‌​ ‌‌‌​​‍‌‌ ‌‍‍ ‌‍‌‌‌ ‍‌​‍‌‌​ ​ ‌​‌​​‍‌‌​ ​ ‌​‌​​‍‌‌​ ​‍​ ​‍‌‍‌‌​ ​​​ ​‍‌‍‌‌​ ‍​‌‍‌‌‌‍​‍​ ‌​‌‍​‌​ ​​​ ‌‍‌‍​‍​‍‌‌​ ​‍​ ​‍​‍‌‌​ ‌‌‌​‌​​‍ ‍‌‍​ ‌‍ ‌‍ ‍‌ ‌​‌‍‌‌‌‍ ‍‌ ‌​​‍‌‌​ ‌‌‌​​‍‌‌ ‌‍‍ ‌‍‌‌‌ ‍‌​‍‌‌​ ​ ‌​‌​​‍‌‌​ ​ ‌​‌​​‍‌‌​ ​‍​ ​‍‌‍​ ​ ‍​​ ​​‌‍​‍​ ‍‌​ ‌​‌‍‌‌‌‍‌‍‌‍​‍​ ​‌‌‍​‌​ ​‌​‍‌‌​ ​‍​ ​‍​‍‌‌​ ‌‌‌​‌​​‍ ‍‌‍​ ‌‍‍​‌‍‍‌‌‍ ​‌‍‌​‌ ​‍‌‍‌‌‌‍ ‍​‍‌‌​ ‌‌‌​​‍‌‌ ‌‍‍ ‌‍‌‌‌ ‍‌​‍‌‌​ ​ ‌​‌​​‍‌‌​ ​ ‌​‌​​‍‌‌​ ​‍​ ​‍​ ‌‍​ ‍‌​ ​​​ ​​​ ‌ ‌‍​ ‌‍‌‍​ ​​‌‍‌​​ ​‌​ ​‌​ ‌‍​‍‌‌​ ​‍​ ​‍​‍‌‌​ ‌‌‌​‌​​‍ ‍‌ ‌​‌‍‌‌‌ ‍​‌ ‌​​‍‌‍‌ ​​‌‍‌‌‌ ​‍‌ ​ ‌ ​​‌‍‌‌‌‍​ ‌ ‌​‌‍‍‌‌ ‌‍‌‍‌‌​ ‌‌ ​​‌ ‌‌‌‍​‍‌‍ ​‌‍‍‌‌ ​ ‌‍‍​‌‍‌‌‌‍‌​​‍​‍‌ ‌
Louth​​​​‌ ‍ ​‍​‍‌‍ ‌ ​‍‌‍‍‌‌‍‌ ‌‍‍‌‌‍ ‍​‍​‍​ ‍‍​‍​‍‌ ​ ‌‍​‌‌‍ ‍‌‍‍‌‌ ‌​‌ ‍‌​‍ ‍‌‍‍‌‌‍ ​‍​‍​‍ ​​‍​‍‌‍‍​‌ ​‍‌‍‌‌‌‍‌‍​‍​‍​ ‍‍​‍​‍‌‍‍​‌ ‌​‌ ‌​‌ ​​‌ ​ ​ ‍‍​‍ ​‍ ‌‍ ​‌‍‍‌‌‍​‍‌‍‌‌‌ ​‍‌ ‌​‌ ‍‌​‍ ‌‌ ​ ‌ ‌​‌ ‌‌‌‍‌​‌‍‍‌‌‍ ​‍ ‍‌ ‌‍‌‍‌‌‌ ​‍‌‍​ ‌‍‌‌‌‍ ​​‍ ‍‌‍​‌‌ ​​‌ ​​​‍ ‌‍‍‌‌‍ ‍‌ ‌​‌‍‌‌‌‍ ‍‌ ‌​​‍ ‌‍‌‌‌‍‌​‌‍‍‌‌ ‌​​‍ ‌‍ ‌‌‍ ‌‍‌​‌‍‌‌​ ‌‌ ​​‌ ​‍‌‍‌‌‌ ​ ‌‍‌‌‌‍ ‍‌ ‌​‌‍​‌‌ ‌​‌‍‍‌‌‍ ‌‍ ‍​ ‍ ‌‍‍‌‌‍‌​​ ‌‌‍​‌​ ‍​‌‍​‍‌‍‌‌‌‍​‌​ ​‍‌‍​ ​ ‍‌​‍ ‌‌‍‌​​ ‌‌​ ‌‌​ ‌​​‍ ‌​ ‌​​ ‌‍​ ‍​‌‍‌‍​‍ ‌‌‍​‌‌‍​‌​ ‌‍​ ‍​​‍ ‌​ ‌‍‌‍​ ‌‍‌‌​ ​ ​ ‌‌​ ‌‌‌‍​‍‌‍​‍​ ‌​​ ‌‍‌‍​‌‌‍​‌​ ‍ ‌ ‌​‌ ‍‌‌ ​​‌‍‌‌​ ‌‌‍​‌‌ ​‍‌ ‌​‌‍‍‌‌‍​ ‌‍ ​‌‍‌‌​ ‍ ‌ ​​‌‍​‌‌ ‌​‌‍‍​​ ‌‌‍​ ‌‍ ‌‍ ‍‌ ‌​‌‍‌‌‌‍ ‍‌ ‌​‌​ ‌‌‍​‌‌ ‌​‌ ​‍‌‍‍‌‌ ‍​​‍‌‌​ ‌‌‌​​‍‌‌ ‌‍‍ ‌‍‌‌‌ ‍‌​‍‌‌​ ​ ‌​‌​​‍‌‌​ ​ ‌​‌​​‍‌‌​ ​‍​ ​‍‌‍‌‌​ ​​​ ​‍‌‍‌‌​ ‍​‌‍‌‌‌‍​‍​ ‌​‌‍​‌​ ​​​ ‌‍‌‍​‍​‍‌‌​ ​‍​ ​‍​‍‌‌​ ‌‌‌​‌​​‍ ‍‌‍​ ‌‍ ‌‍ ‍‌ ‌​‌‍‌‌‌‍ ‍‌ ‌​​‍‌‌​ ‌‌‌​​‍‌‌ ‌‍‍ ‌‍‌‌‌ ‍‌​‍‌‌​ ​ ‌​‌​​‍‌‌​ ​ ‌​‌​​‍‌‌​ ​‍​ ​‍​ ‌​‌‍​‍​ ‌‌​ ​‌​ ‌ ​ ​ ​ ‌‍​ ​​‌‍‌‌​ ​‌​ ​‍‌‍​‌​‍‌‌​ ​‍​ ​‍​‍‌‌​ ‌‌‌​‌​​‍ ‍‌‍​ ‌‍‍​‌‍‍‌‌‍ ​‌‍‌​‌ ​‍‌‍‌‌‌‍ ‍​‍‌‌​ ‌‌‌​​‍‌‌ ‌‍‍ ‌‍‌‌‌ ‍‌​‍‌‌​ ​ ‌​‌​​‍‌‌​ ​ ‌​‌​​‍‌‌​ ​‍​ ​‍​ ‌‍‌‍​ ​ ​ ‌‍‌‌​ ‍​‌‍‌‍​ ‍‌​ ​ ​ ‍​‌‍​‌​ ‍​​ ‍​​‍‌‌​ ​‍​ ​‍​‍‌‌​ ‌‌‌​‌​​‍ ‍‌ ‌​‌‍‌‌‌ ‍​‌ ‌​​ ‌‍​‍‌‍​‌‌ ​ ‌‍‌‌‌‌‌‌‌ ​‍‌‍ ​​ ‌‌‍‍​‌ ‌​‌ ‌​‌ ​​‌ ​ ​‍‌‌​ ​ ‌​​‌​‍‌‌​ ​‍‌​‌‍​‍‌‌​ ​‍‌​‌‍‌‍ ​‌‍‍‌‌‍​‍‌‍‌‌‌ ​‍‌ ‌​‌ ‍‌​‍ ‌‌ ​ ‌ ‌​‌ ‌‌‌‍‌​‌‍‍‌‌‍ ​‍ ‍‌ ‌‍‌‍‌‌‌ ​‍‌‍​ ‌‍‌‌‌‍ ​​‍ ‍‌‍​‌‌ ​​‌ ​​​‍‌‍‌‍‍‌‌‍‌​​ ‌‌‍​‌​ ‍​‌‍​‍‌‍‌‌‌‍​‌​ ​‍‌‍​ ​ ‍‌​‍ ‌‌‍‌​​ ‌‌​ ‌‌​ ‌​​‍ ‌​ ‌​​ ‌‍​ ‍​‌‍‌‍​‍ ‌‌‍​‌‌‍​‌​ ‌‍​ ‍​​‍ ‌​ ‌‍‌‍​ ‌‍‌‌​ ​ ​ ‌‌​ ‌‌‌‍​‍‌‍​‍​ ‌​​ ‌‍‌‍​‌‌‍​‌​‍‌‍‌ ‌​‌ ‍‌‌ ​​‌‍‌‌​ ‌‌‍​‌‌ ​‍‌ ‌​‌‍‍‌‌‍​ ‌‍ ​‌‍‌‌​‍‌‍‌ ​​‌‍​‌‌ ‌​‌‍‍​​ ‌‌‍​ ‌‍ ‌‍ ‍‌ ‌​‌‍‌‌‌‍ ‍‌ ‌​‌​ ‌‌‍​‌‌ ‌​‌ ​‍‌‍‍‌‌ ‍​​‍‌‌​ ‌‌‌​​‍‌‌ ‌‍‍ ‌‍‌‌‌ ‍‌​‍‌‌​ ​ ‌​‌​​‍‌‌​ ​ ‌​‌​​‍‌‌​ ​‍​ ​‍‌‍‌‌​ ​​​ ​‍‌‍‌‌​ ‍​‌‍‌‌‌‍​‍​ ‌​‌‍​‌​ ​​​ ‌‍‌‍​‍​‍‌‌​ ​‍​ ​‍​‍‌‌​ ‌‌‌​‌​​‍ ‍‌‍​ ‌‍ ‌‍ ‍‌ ‌​‌‍‌‌‌‍ ‍‌ ‌​​‍‌‌​ ‌‌‌​​‍‌‌ ‌‍‍ ‌‍‌‌‌ ‍‌​‍‌‌​ ​ ‌​‌​​‍‌‌​ ​ ‌​‌​​‍‌‌​ ​‍​ ​‍​ ‌​‌‍​‍​ ‌‌​ ​‌​ ‌ ​ ​ ​ ‌‍​ ​​‌‍‌‌​ ​‌​ ​‍‌‍​‌​‍‌‌​ ​‍​ ​‍​‍‌‌​ ‌‌‌​‌​​‍ ‍‌‍​ ‌‍‍​‌‍‍‌‌‍ ​‌‍‌​‌ ​‍‌‍‌‌‌‍ ‍​‍‌‌​ ‌‌‌​​‍‌‌ ‌‍‍ ‌‍‌‌‌ ‍‌​‍‌‌​ ​ ‌​‌​​‍‌‌​ ​ ‌​‌​​‍‌‌​ ​‍​ ​‍​ ‌‍‌‍​ ​ ​ ‌‍‌‌​ ‍​‌‍‌‍​ ‍‌​ ​ ​ ‍​‌‍​‌​ ‍​​ ‍​​‍‌‌​ ​‍​ ​‍​‍‌‌​ ‌‌‌​‌​​‍ ‍‌ ‌​‌‍‌‌‌ ‍​‌ ‌​​‍‌‍‌ ​​‌‍‌‌‌ ​‍‌ ​ ‌ ​​‌‍‌‌‌‍​ ‌ ‌​‌‍‍‌‌ ‌‍‌‍‌‌​ ‌‌ ​​‌ ‌‌‌‍​‍‌‍ ​‌‍‍‌‌ ​ ‌‍‍​‌‍‌‌‌‍‌​​‍​‍‌ ‌
Byrock​​​​‌ ‍ ​‍​‍‌‍ ‌ ​‍‌‍‍‌‌‍‌ ‌‍‍‌‌‍ ‍​‍​‍​ ‍‍​‍​‍‌ ​ ‌‍​‌‌‍ ‍‌‍‍‌‌ ‌​‌ ‍‌​‍ ‍‌‍‍‌‌‍ ​‍​‍​‍ ​​‍​‍‌‍‍​‌ ​‍‌‍‌‌‌‍‌‍​‍​‍​ ‍‍​‍​‍‌‍‍​‌ ‌​‌ ‌​‌ ​​‌ ​ ​ ‍‍​‍ ​‍ ‌‍ ​‌‍‍‌‌‍​‍‌‍‌‌‌ ​‍‌ ‌​‌ ‍‌​‍ ‌‌ ​ ‌ ‌​‌ ‌‌‌‍‌​‌‍‍‌‌‍ ​‍ ‍‌ ‌‍‌‍‌‌‌ ​‍‌‍​ ‌‍‌‌‌‍ ​​‍ ‍‌‍​‌‌ ​​‌ ​​​‍ ‌‍‍‌‌‍ ‍‌ ‌​‌‍‌‌‌‍ ‍‌ ‌​​‍ ‌‍‌‌‌‍‌​‌‍‍‌‌ ‌​​‍ ‌‍ ‌‌‍ ‌‍‌​‌‍‌‌​ ‌‌ ​​‌ ​‍‌‍‌‌‌ ​ ‌‍‌‌‌‍ ‍‌ ‌​‌‍​‌‌ ‌​‌‍‍‌‌‍ ‌‍ ‍​ ‍ ‌‍‍‌‌‍‌​​ ‌‌‍​‌​ ‍​‌‍​‍‌‍‌‌‌‍​‌​ ​‍‌‍​ ​ ‍‌​‍ ‌‌‍‌​​ ‌‌​ ‌‌​ ‌​​‍ ‌​ ‌​​ ‌‍​ ‍​‌‍‌‍​‍ ‌‌‍​‌‌‍​‌​ ‌‍​ ‍​​‍ ‌​ ‌‍‌‍​ ‌‍‌‌​ ​ ​ ‌‌​ ‌‌‌‍​‍‌‍​‍​ ‌​​ ‌‍‌‍​‌‌‍​‌​ ‍ ‌ ‌​‌ ‍‌‌ ​​‌‍‌‌​ ‌‌‍​‌‌ ​‍‌ ‌​‌‍‍‌‌‍​ ‌‍ ​‌‍‌‌​ ‍ ‌ ​​‌‍​‌‌ ‌​‌‍‍​​ ‌‌‍​ ‌‍ ‌‍ ‍‌ ‌​‌‍‌‌‌‍ ‍‌ ‌​‌​ ‌‌‍​‌‌ ‌​‌ ​‍‌‍‍‌‌ ‍​​‍‌‌​ ‌‌‌​​‍‌‌ ‌‍‍ ‌‍‌‌‌ ‍‌​‍‌‌​ ​ ‌​‌​​‍‌‌​ ​ ‌​‌​​‍‌‌​ ​‍​ ​‍‌‍‌‌​ ​​​ ​‍‌‍‌‌​ ‍​‌‍‌‌‌‍​‍​ ‌​‌‍​‌​ ​​​ ‌‍‌‍​‍​‍‌‌​ ​‍​ ​‍​‍‌‌​ ‌‌‌​‌​​‍ ‍‌‍​ ‌‍ ‌‍ ‍‌ ‌​‌‍‌‌‌‍ ‍‌ ‌​​‍‌‌​ ‌‌‌​​‍‌‌ ‌‍‍ ‌‍‌‌‌ ‍‌​‍‌‌​ ​ ‌​‌​​‍‌‌​ ​ ‌​‌​​‍‌‌​ ​‍​ ​‍​ ‍‌​ ‌‍​ ​‌‌‍​‍​ ‍‌​ ‌​​ ‍‌​ ​ ‌‍​ ‌‍​ ‌‍‌‌‌‍‌‌​‍‌‌​ ​‍​ ​‍​‍‌‌​ ‌‌‌​‌​​‍ ‍‌‍​ ‌‍‍​‌‍‍‌‌‍ ​‌‍‌​‌ ​‍‌‍‌‌‌‍ ‍​‍‌‌​ ‌‌‌​​‍‌‌ ‌‍‍ ‌‍‌‌‌ ‍‌​‍‌‌​ ​ ‌​‌​​‍‌‌​ ​ ‌​‌​​‍‌‌​ ​‍​ ​‍​ ​ ‌‍‌‌‌‍​‍​ ​ ‌‍​‍‌‍​‍​ ​‌​ ​‌‌‍​‌‌‍‌‍​ ‌‌‌‍​‌​‍‌‌​ ​‍​ ​‍​‍‌‌​ ‌‌‌​‌​​‍ ‍‌ ‌​‌‍‌‌‌ ‍​‌ ‌​​ ‌‍​‍‌‍​‌‌ ​ ‌‍‌‌‌‌‌‌‌ ​‍‌‍ ​​ ‌‌‍‍​‌ ‌​‌ ‌​‌ ​​‌ ​ ​‍‌‌​ ​ ‌​​‌​‍‌‌​ ​‍‌​‌‍​‍‌‌​ ​‍‌​‌‍‌‍ ​‌‍‍‌‌‍​‍‌‍‌‌‌ ​‍‌ ‌​‌ ‍‌​‍ ‌‌ ​ ‌ ‌​‌ ‌‌‌‍‌​‌‍‍‌‌‍ ​‍ ‍‌ ‌‍‌‍‌‌‌ ​‍‌‍​ ‌‍‌‌‌‍ ​​‍ ‍‌‍​‌‌ ​​‌ ​​​‍‌‍‌‍‍‌‌‍‌​​ ‌‌‍​‌​ ‍​‌‍​‍‌‍‌‌‌‍​‌​ ​‍‌‍​ ​ ‍‌​‍ ‌‌‍‌​​ ‌‌​ ‌‌​ ‌​​‍ ‌​ ‌​​ ‌‍​ ‍​‌‍‌‍​‍ ‌‌‍​‌‌‍​‌​ ‌‍​ ‍​​‍ ‌​ ‌‍‌‍​ ‌‍‌‌​ ​ ​ ‌‌​ ‌‌‌‍​‍‌‍​‍​ ‌​​ ‌‍‌‍​‌‌‍​‌​‍‌‍‌ ‌​‌ ‍‌‌ ​​‌‍‌‌​ ‌‌‍​‌‌ ​‍‌ ‌​‌‍‍‌‌‍​ ‌‍ ​‌‍‌‌​‍‌‍‌ ​​‌‍​‌‌ ‌​‌‍‍​​ ‌‌‍​ ‌‍ ‌‍ ‍‌ ‌​‌‍‌‌‌‍ ‍‌ ‌​‌​ ‌‌‍​‌‌ ‌​‌ ​‍‌‍‍‌‌ ‍​​‍‌‌​ ‌‌‌​​‍‌‌ ‌‍‍ ‌‍‌‌‌ ‍‌​‍‌‌​ ​ ‌​‌​​‍‌‌​ ​ ‌​‌​​‍‌‌​ ​‍​ ​‍‌‍‌‌​ ​​​ ​‍‌‍‌‌​ ‍​‌‍‌‌‌‍​‍​ ‌​‌‍​‌​ ​​​ ‌‍‌‍​‍​‍‌‌​ ​‍​ ​‍​‍‌‌​ ‌‌‌​‌​​‍ ‍‌‍​ ‌‍ ‌‍ ‍‌ ‌​‌‍‌‌‌‍ ‍‌ ‌​​‍‌‌​ ‌‌‌​​‍‌‌ ‌‍‍ ‌‍‌‌‌ ‍‌​‍‌‌​ ​ ‌​‌​​‍‌‌​ ​ ‌​‌​​‍‌‌​ ​‍​ ​‍​ ‍‌​ ‌‍​ ​‌‌‍​‍​ ‍‌​ ‌​​ ‍‌​ ​ ‌‍​ ‌‍​ ‌‍‌‌‌‍‌‌​‍‌‌​ ​‍​ ​‍​‍‌‌​ ‌‌‌​‌​​‍ ‍‌‍​ ‌‍‍​‌‍‍‌‌‍ ​‌‍‌​‌ ​‍‌‍‌‌‌‍ ‍​‍‌‌​ ‌‌‌​​‍‌‌ ‌‍‍ ‌‍‌‌‌ ‍‌​‍‌‌​ ​ ‌​‌​​‍‌‌​ ​ ‌​‌​​‍‌‌​ ​‍​ ​‍​ ​ ‌‍‌‌‌‍​‍​ ​ ‌‍​‍‌‍​‍​ ​‌​ ​‌‌‍​‌‌‍‌‍​ ‌‌‌‍​‌​‍‌‌​ ​‍​ ​‍​‍‌‌​ ‌‌‌​‌​​‍ ‍‌ ‌​‌‍‌‌‌ ‍​‌ ‌​​‍‌‍‌ ​​‌‍‌‌‌ ​‍‌ ​ ‌ ​​‌‍‌‌‌‍​ ‌ ‌​‌‍‍‌‌ ‌‍‌‍‌‌​ ‌‌ ​​‌ ‌‌‌‍​‍‌‍ ​‌‍‍‌‌ ​ ‌‍‍​‌‍‌‌‌‍‌​​‍​‍‌ ‌
Nyngan​​​​‌ ‍ ​‍​‍‌‍ ‌ ​‍‌‍‍‌‌‍‌ ‌‍‍‌‌‍ ‍​‍​‍​ ‍‍​‍​‍‌ ​ ‌‍​‌‌‍ ‍‌‍‍‌‌ ‌​‌ ‍‌​‍ ‍‌‍‍‌‌‍ ​‍​‍​‍ ​​‍​‍‌‍‍​‌ ​‍‌‍‌‌‌‍‌‍​‍​‍​ ‍‍​‍​‍‌‍‍​‌ ‌​‌ ‌​‌ ​​‌ ​ ​ ‍‍​‍ ​‍ ‌‍ ​‌‍‍‌‌‍​‍‌‍‌‌‌ ​‍‌ ‌​‌ ‍‌​‍ ‌‌ ​ ‌ ‌​‌ ‌‌‌‍‌​‌‍‍‌‌‍ ​‍ ‍‌ ‌‍‌‍‌‌‌ ​‍‌‍​ ‌‍‌‌‌‍ ​​‍ ‍‌‍​‌‌ ​​‌ ​​​‍ ‌‍‍‌‌‍ ‍‌ ‌​‌‍‌‌‌‍ ‍‌ ‌​​‍ ‌‍‌‌‌‍‌​‌‍‍‌‌ ‌​​‍ ‌‍ ‌‌‍ ‌‍‌​‌‍‌‌​ ‌‌ ​​‌ ​‍‌‍‌‌‌ ​ ‌‍‌‌‌‍ ‍‌ ‌​‌‍​‌‌ ‌​‌‍‍‌‌‍ ‌‍ ‍​ ‍ ‌‍‍‌‌‍‌​​ ‌‌‍​‌​ ‍​‌‍​‍‌‍‌‌‌‍​‌​ ​‍‌‍​ ​ ‍‌​‍ ‌‌‍‌​​ ‌‌​ ‌‌​ ‌​​‍ ‌​ ‌​​ ‌‍​ ‍​‌‍‌‍​‍ ‌‌‍​‌‌‍​‌​ ‌‍​ ‍​​‍ ‌​ ‌‍‌‍​ ‌‍‌‌​ ​ ​ ‌‌​ ‌‌‌‍​‍‌‍​‍​ ‌​​ ‌‍‌‍​‌‌‍​‌​ ‍ ‌ ‌​‌ ‍‌‌ ​​‌‍‌‌​ ‌‌‍​‌‌ ​‍‌ ‌​‌‍‍‌‌‍​ ‌‍ ​‌‍‌‌​ ‍ ‌ ​​‌‍​‌‌ ‌​‌‍‍​​ ‌‌‍​ ‌‍ ‌‍ ‍‌ ‌​‌‍‌‌‌‍ ‍‌ ‌​‌​ ‌‌‍​‌‌ ‌​‌ ​‍‌‍‍‌‌ ‍​​‍‌‌​ ‌‌‌​​‍‌‌ ‌‍‍ ‌‍‌‌‌ ‍‌​‍‌‌​ ​ ‌​‌​​‍‌‌​ ​ ‌​‌​​‍‌‌​ ​‍​ ​‍‌‍‌‌​ ​​​ ​‍‌‍‌‌​ ‍​‌‍‌‌‌‍​‍​ ‌​‌‍​‌​ ​​​ ‌‍‌‍​‍​‍‌‌​ ​‍​ ​‍​‍‌‌​ ‌‌‌​‌​​‍ ‍‌‍​ ‌‍ ‌‍ ‍‌ ‌​‌‍‌‌‌‍ ‍‌ ‌​​‍‌‌​ ‌‌‌​​‍‌‌ ‌‍‍ ‌‍‌‌‌ ‍‌​‍‌‌​ ​ ‌​‌​​‍‌‌​ ​ ‌​‌​​‍‌‌​ ​‍​ ​‍‌‍‌‌​ ‌ ‌‍​‌​ ​ ‌‍​‌​ ‌‌​ ‌​​ ​​​ ‍‌​ ​ ​ ​​​ ​‌​‍‌‌​ ​‍​ ​‍​‍‌‌​ ‌‌‌​‌​​‍ ‍‌‍​ ‌‍‍​‌‍‍‌‌‍ ​‌‍‌​‌ ​‍‌‍‌‌‌‍ ‍​‍‌‌​ ‌‌‌​​‍‌‌ ‌‍‍ ‌‍‌‌‌ ‍‌​‍‌‌​ ​ ‌​‌​​‍‌‌​ ​ ‌​‌​​‍‌‌​ ​‍​ ​‍‌‍‌​‌‍‌‌‌‍​‍‌‍‌‌​ ‌​‌‍‌​​ ​‌​ ​​​ ​‌‌‍‌‍​ ​ ​ ​​​‍‌‌​ ​‍​ ​‍​‍‌‌​ ‌‌‌​‌​​‍ ‍‌ ‌​‌‍‌‌‌ ‍​‌ ‌​​ ‌‍​‍‌‍​‌‌ ​ ‌‍‌‌‌‌‌‌‌ ​‍‌‍ ​​ ‌‌‍‍​‌ ‌​‌ ‌​‌ ​​‌ ​ ​‍‌‌​ ​ ‌​​‌​‍‌‌​ ​‍‌​‌‍​‍‌‌​ ​‍‌​‌‍‌‍ ​‌‍‍‌‌‍​‍‌‍‌‌‌ ​‍‌ ‌​‌ ‍‌​‍ ‌‌ ​ ‌ ‌​‌ ‌‌‌‍‌​‌‍‍‌‌‍ ​‍ ‍‌ ‌‍‌‍‌‌‌ ​‍‌‍​ ‌‍‌‌‌‍ ​​‍ ‍‌‍​‌‌ ​​‌ ​​​‍‌‍‌‍‍‌‌‍‌​​ ‌‌‍​‌​ ‍​‌‍​‍‌‍‌‌‌‍​‌​ ​‍‌‍​ ​ ‍‌​‍ ‌‌‍‌​​ ‌‌​ ‌‌​ ‌​​‍ ‌​ ‌​​ ‌‍​ ‍​‌‍‌‍​‍ ‌‌‍​‌‌‍​‌​ ‌‍​ ‍​​‍ ‌​ ‌‍‌‍​ ‌‍‌‌​ ​ ​ ‌‌​ ‌‌‌‍​‍‌‍​‍​ ‌​​ ‌‍‌‍​‌‌‍​‌​‍‌‍‌ ‌​‌ ‍‌‌ ​​‌‍‌‌​ ‌‌‍​‌‌ ​‍‌ ‌​‌‍‍‌‌‍​ ‌‍ ​‌‍‌‌​‍‌‍‌ ​​‌‍​‌‌ ‌​‌‍‍​​ ‌‌‍​ ‌‍ ‌‍ ‍‌ ‌​‌‍‌‌‌‍ ‍‌ ‌​‌​ ‌‌‍​‌‌ ‌​‌ ​‍‌‍‍‌‌ ‍​​‍‌‌​ ‌‌‌​​‍‌‌ ‌‍‍ ‌‍‌‌‌ ‍‌​‍‌‌​ ​ ‌​‌​​‍‌‌​ ​ ‌​‌​​‍‌‌​ ​‍​ ​‍‌‍‌‌​ ​​​ ​‍‌‍‌‌​ ‍​‌‍‌‌‌‍​‍​ ‌​‌‍​‌​ ​​​ ‌‍‌‍​‍​‍‌‌​ ​‍​ ​‍​‍‌‌​ ‌‌‌​‌​​‍ ‍‌‍​ ‌‍ ‌‍ ‍‌ ‌​‌‍‌‌‌‍ ‍‌ ‌​​‍‌‌​ ‌‌‌​​‍‌‌ ‌‍‍ ‌‍‌‌‌ ‍‌​‍‌‌​ ​ ‌​‌​​‍‌‌​ ​ ‌​‌​​‍‌‌​ ​‍​ ​‍‌‍‌‌​ ‌ ‌‍​‌​ ​ ‌‍​‌​ ‌‌​ ‌​​ ​​​ ‍‌​ ​ ​ ​​​ ​‌​‍‌‌​ ​‍​ ​‍​‍‌‌​ ‌‌‌​‌​​‍ ‍‌‍​ ‌‍‍​‌‍‍‌‌‍ ​‌‍‌​‌ ​‍‌‍‌‌‌‍ ‍​‍‌‌​ ‌‌‌​​‍‌‌ ‌‍‍ ‌‍‌‌‌ ‍‌​‍‌‌​ ​ ‌​‌​​‍‌‌​ ​ ‌​‌​​‍‌‌​ ​‍​ ​‍‌‍‌​‌‍‌‌‌‍​‍‌‍‌‌​ ‌​‌‍‌​​ ​‌​ ​​​ ​‌‌‍‌‍​ ​ ​ ​​​‍‌‌​ ​‍​ ​‍​‍‌‌​ ‌‌‌​‌​​‍ ‍‌ ‌​‌‍‌‌‌ ‍​‌ ‌​​‍‌‍‌ ​​‌‍‌‌‌ ​‍‌ ​ ‌ ​​‌‍‌‌‌‍​ ‌ ‌​‌‍‍‌‌ ‌‍‌‍‌‌​ ‌‌ ​​‌ ‌‌‌‍​‍‌‍ ​‌‍‍‌‌ ​ ‌‍‍​‌‍‌‌‌‍‌​​‍​‍‌ ‌
Fords Bridge​​​​‌ ‍ ​‍​‍‌‍ ‌ ​‍‌‍‍‌‌‍‌ ‌‍‍‌‌‍ ‍​‍​‍​ ‍‍​‍​‍‌ ​ ‌‍​‌‌‍ ‍‌‍‍‌‌ ‌​‌ ‍‌​‍ ‍‌‍‍‌‌‍ ​‍​‍​‍ ​​‍​‍‌‍‍​‌ ​‍‌‍‌‌‌‍‌‍​‍​‍​ ‍‍​‍​‍‌‍‍​‌ ‌​‌ ‌​‌ ​​‌ ​ ​ ‍‍​‍ ​‍ ‌‍ ​‌‍‍‌‌‍​‍‌‍‌‌‌ ​‍‌ ‌​‌ ‍‌​‍ ‌‌ ​ ‌ ‌​‌ ‌‌‌‍‌​‌‍‍‌‌‍ ​‍ ‍‌ ‌‍‌‍‌‌‌ ​‍‌‍​ ‌‍‌‌‌‍ ​​‍ ‍‌‍​‌‌ ​​‌ ​​​‍ ‌‍‍‌‌‍ ‍‌ ‌​‌‍‌‌‌‍ ‍‌ ‌​​‍ ‌‍‌‌‌‍‌​‌‍‍‌‌ ‌​​‍ ‌‍ ‌‌‍ ‌‍‌​‌‍‌‌​ ‌‌ ​​‌ ​‍‌‍‌‌‌ ​ ‌‍‌‌‌‍ ‍‌ ‌​‌‍​‌‌ ‌​‌‍‍‌‌‍ ‌‍ ‍​ ‍ ‌‍‍‌‌‍‌​​ ‌‌‍​‌​ ‍​‌‍​‍‌‍‌‌‌‍​‌​ ​‍‌‍​ ​ ‍‌​‍ ‌‌‍‌​​ ‌‌​ ‌‌​ ‌​​‍ ‌​ ‌​​ ‌‍​ ‍​‌‍‌‍​‍ ‌‌‍​‌‌‍​‌​ ‌‍​ ‍​​‍ ‌​ ‌‍‌‍​ ‌‍‌‌​ ​ ​ ‌‌​ ‌‌‌‍​‍‌‍​‍​ ‌​​ ‌‍‌‍​‌‌‍​‌​ ‍ ‌ ‌​‌ ‍‌‌ ​​‌‍‌‌​ ‌‌‍​‌‌ ​‍‌ ‌​‌‍‍‌‌‍​ ‌‍ ​‌‍‌‌​ ‍ ‌ ​​‌‍​‌‌ ‌​‌‍‍​​ ‌‌‍​ ‌‍ ‌‍ ‍‌ ‌​‌‍‌‌‌‍ ‍‌ ‌​‌​ ‌‌‍​‌‌ ‌​‌ ​‍‌‍‍‌‌ ‍​​‍‌‌​ ‌‌‌​​‍‌‌ ‌‍‍ ‌‍‌‌‌ ‍‌​‍‌‌​ ​ ‌​‌​​‍‌‌​ ​ ‌​‌​​‍‌‌​ ​‍​ ​‍‌‍‌‌​ ​​​ ​‍‌‍‌‌​ ‍​‌‍‌‌‌‍​‍​ ‌​‌‍​‌​ ​​​ ‌‍‌‍​‍​‍‌‌​ ​‍​ ​‍​‍‌‌​ ‌‌‌​‌​​‍ ‍‌‍​ ‌‍ ‌‍ ‍‌ ‌​‌‍‌‌‌‍ ‍‌ ‌​​‍‌‌​ ‌‌‌​​‍‌‌ ‌‍‍ ‌‍‌‌‌ ‍‌​‍‌‌​ ​ ‌​‌​​‍‌‌​ ​ ‌​‌​​‍‌‌​ ​‍​ ​‍‌‍‌​​ ‍​‌‍​‌​ ‌‌​ ​ ​ ​‍​ ​‌​ ​‍‌‍‌​​ ‌ ‌‍​ ‌‍‌​​‍‌‌​ ​‍​ ​‍​‍‌‌​ ‌‌‌​‌​​‍ ‍‌‍​ ‌‍‍​‌‍‍‌‌‍ ​‌‍‌​‌ ​‍‌‍‌‌‌‍ ‍​‍‌‌​ ‌‌‌​​‍‌‌ ‌‍‍ ‌‍‌‌‌ ‍‌​‍‌‌​ ​ ‌​‌​​‍‌‌​ ​ ‌​‌​​‍‌‌​ ​‍​ ​‍​ ‍​‌‍‌‌​ ‌‍‌‍‌​​ ‌ ‌‍‌‍‌‍​‍‌‍​ ​ ​‌​ ‌‍​ ​​​ ​ ​‍‌‌​ ​‍​ ​‍​‍‌‌​ ‌‌‌​‌​​‍ ‍‌ ‌​‌‍‌‌‌ ‍​‌ ‌​​ ‌‍​‍‌‍​‌‌ ​ ‌‍‌‌‌‌‌‌‌ ​‍‌‍ ​​ ‌‌‍‍​‌ ‌​‌ ‌​‌ ​​‌ ​ ​‍‌‌​ ​ ‌​​‌​‍‌‌​ ​‍‌​‌‍​‍‌‌​ ​‍‌​‌‍‌‍ ​‌‍‍‌‌‍​‍‌‍‌‌‌ ​‍‌ ‌​‌ ‍‌​‍ ‌‌ ​ ‌ ‌​‌ ‌‌‌‍‌​‌‍‍‌‌‍ ​‍ ‍‌ ‌‍‌‍‌‌‌ ​‍‌‍​ ‌‍‌‌‌‍ ​​‍ ‍‌‍​‌‌ ​​‌ ​​​‍‌‍‌‍‍‌‌‍‌​​ ‌‌‍​‌​ ‍​‌‍​‍‌‍‌‌‌‍​‌​ ​‍‌‍​ ​ ‍‌​‍ ‌‌‍‌​​ ‌‌​ ‌‌​ ‌​​‍ ‌​ ‌​​ ‌‍​ ‍​‌‍‌‍​‍ ‌‌‍​‌‌‍​‌​ ‌‍​ ‍​​‍ ‌​ ‌‍‌‍​ ‌‍‌‌​ ​ ​ ‌‌​ ‌‌‌‍​‍‌‍​‍​ ‌​​ ‌‍‌‍​‌‌‍​‌​‍‌‍‌ ‌​‌ ‍‌‌ ​​‌‍‌‌​ ‌‌‍​‌‌ ​‍‌ ‌​‌‍‍‌‌‍​ ‌‍ ​‌‍‌‌​‍‌‍‌ ​​‌‍​‌‌ ‌​‌‍‍​​ ‌‌‍​ ‌‍ ‌‍ ‍‌ ‌​‌‍‌‌‌‍ ‍‌ ‌​‌​ ‌‌‍​‌‌ ‌​‌ ​‍‌‍‍‌‌ ‍​​‍‌‌​ ‌‌‌​​‍‌‌ ‌‍‍ ‌‍‌‌‌ ‍‌​‍‌‌​ ​ ‌​‌​​‍‌‌​ ​ ‌​‌​​‍‌‌​ ​‍​ ​‍‌‍‌‌​ ​​​ ​‍‌‍‌‌​ ‍​‌‍‌‌‌‍​‍​ ‌​‌‍​‌​ ​​​ ‌‍‌‍​‍​‍‌‌​ ​‍​ ​‍​‍‌‌​ ‌‌‌​‌​​‍ ‍‌‍​ ‌‍ ‌‍ ‍‌ ‌​‌‍‌‌‌‍ ‍‌ ‌​​‍‌‌​ ‌‌‌​​‍‌‌ ‌‍‍ ‌‍‌‌‌ ‍‌​‍‌‌​ ​ ‌​‌​​‍‌‌​ ​ ‌​‌​​‍‌‌​ ​‍​ ​‍‌‍‌​​ ‍​‌‍​‌​ ‌‌​ ​ ​ ​‍​ ​‌​ ​‍‌‍‌​​ ‌ ‌‍​ ‌‍‌​​‍‌‌​ ​‍​ ​‍​‍‌‌​ ‌‌‌​‌​​‍ ‍‌‍​ ‌‍‍​‌‍‍‌‌‍ ​‌‍‌​‌ ​‍‌‍‌‌‌‍ ‍​‍‌‌​ ‌‌‌​​‍‌‌ ‌‍‍ ‌‍‌‌‌ ‍‌​‍‌‌​ ​ ‌​‌​​‍‌‌​ ​ ‌​‌​​‍‌‌​ ​‍​ ​‍​ ‍​‌‍‌‌​ ‌‍‌‍‌​​ ‌ ‌‍‌‍‌‍​‍‌‍​ ​ ​‌​ ‌‍​ ​​​ ​ ​‍‌‌​ ​‍​ ​‍​‍‌‌​ ‌‌‌​‌​​‍ ‍‌ ‌​‌‍‌‌‌ ‍​‌ ‌​​‍‌‍‌ ​​‌‍‌‌‌ ​‍‌ ​ ‌ ​​‌‍‌‌‌‍​ ‌ ‌​‌‍‍‌‌ ‌‍‌‍‌‌​ ‌‌ ​​‌ ‌‌‌‍​‍‌‍ ​‌‍‍‌‌ ​ ‌‍‍​‌‍‌‌‌‍‌​​‍​‍‌ ‌
Hungerford​​​​‌ ‍ ​‍​‍‌‍ ‌ ​‍‌‍‍‌‌‍‌ ‌‍‍‌‌‍ ‍​‍​‍​ ‍‍​‍​‍‌ ​ ‌‍​‌‌‍ ‍‌‍‍‌‌ ‌​‌ ‍‌​‍ ‍‌‍‍‌‌‍ ​‍​‍​‍ ​​‍​‍‌‍‍​‌ ​‍‌‍‌‌‌‍‌‍​‍​‍​ ‍‍​‍​‍‌‍‍​‌ ‌​‌ ‌​‌ ​​‌ ​ ​ ‍‍​‍ ​‍ ‌‍ ​‌‍‍‌‌‍​‍‌‍‌‌‌ ​‍‌ ‌​‌ ‍‌​‍ ‌‌ ​ ‌ ‌​‌ ‌‌‌‍‌​‌‍‍‌‌‍ ​‍ ‍‌ ‌‍‌‍‌‌‌ ​‍‌‍​ ‌‍‌‌‌‍ ​​‍ ‍‌‍​‌‌ ​​‌ ​​​‍ ‌‍‍‌‌‍ ‍‌ ‌​‌‍‌‌‌‍ ‍‌ ‌​​‍ ‌‍‌‌‌‍‌​‌‍‍‌‌ ‌​​‍ ‌‍ ‌‌‍ ‌‍‌​‌‍‌‌​ ‌‌ ​​‌ ​‍‌‍‌‌‌ ​ ‌‍‌‌‌‍ ‍‌ ‌​‌‍​‌‌ ‌​‌‍‍‌‌‍ ‌‍ ‍​ ‍ ‌‍‍‌‌‍‌​​ ‌‌‍​‌​ ‍​‌‍​‍‌‍‌‌‌‍​‌​ ​‍‌‍​ ​ ‍‌​‍ ‌‌‍‌​​ ‌‌​ ‌‌​ ‌​​‍ ‌​ ‌​​ ‌‍​ ‍​‌‍‌‍​‍ ‌‌‍​‌‌‍​‌​ ‌‍​ ‍​​‍ ‌​ ‌‍‌‍​ ‌‍‌‌​ ​ ​ ‌‌​ ‌‌‌‍​‍‌‍​‍​ ‌​​ ‌‍‌‍​‌‌‍​‌​ ‍ ‌ ‌​‌ ‍‌‌ ​​‌‍‌‌​ ‌‌‍​‌‌ ​‍‌ ‌​‌‍‍‌‌‍​ ‌‍ ​‌‍‌‌​ ‍ ‌ ​​‌‍​‌‌ ‌​‌‍‍​​ ‌‌‍​ ‌‍ ‌‍ ‍‌ ‌​‌‍‌‌‌‍ ‍‌ ‌​‌​ ‌‌‍​‌‌ ‌​‌ ​‍‌‍‍‌‌ ‍​​‍‌‌​ ‌‌‌​​‍‌‌ ‌‍‍ ‌‍‌‌‌ ‍‌​‍‌‌​ ​ ‌​‌​​‍‌‌​ ​ ‌​‌​​‍‌‌​ ​‍​ ​‍‌‍‌‌​ ​​​ ​‍‌‍‌‌​ ‍​‌‍‌‌‌‍​‍​ ‌​‌‍​‌​ ​​​ ‌‍‌‍​‍​‍‌‌​ ​‍​ ​‍​‍‌‌​ ‌‌‌​‌​​‍ ‍‌‍​ ‌‍ ‌‍ ‍‌ ‌​‌‍‌‌‌‍ ‍‌ ‌​​‍‌‌​ ‌‌‌​​‍‌‌ ‌‍‍ ‌‍‌‌‌ ‍‌​‍‌‌​ ​ ‌​‌​​‍‌‌​ ​ ‌​‌​​‍‌‌​ ​‍​ ​‍​ ‍​​ ​ ​ ‌‌​ ‌‌​ ‍‌​ ‌​‌‍​‍​ ‌ ‌‍​ ‌‍​ ​ ‍​‌‍‌‌​‍‌‌​ ​‍​ ​‍​‍‌‌​ ‌‌‌​‌​​‍ ‍‌‍​ ‌‍‍​‌‍‍‌‌‍ ​‌‍‌​‌ ​‍‌‍‌‌‌‍ ‍​‍‌‌​ ‌‌‌​​‍‌‌ ‌‍‍ ‌‍‌‌‌ ‍‌​‍‌‌​ ​ ‌​‌​​‍‌‌​ ​ ‌​‌​​‍‌‌​ ​‍​ ​‍​ ​‌‌‍‌‍​ ​‌‌‍​ ​ ​​‌‍​ ​ ‌ ​ ​‍​ ​ ​ ‍​​ ​‌‌‍‌​​‍‌‌​ ​‍​ ​‍​‍‌‌​ ‌‌‌​‌​​‍ ‍‌ ‌​‌‍‌‌‌ ‍​‌ ‌​​ ‌‍​‍‌‍​‌‌ ​ ‌‍‌‌‌‌‌‌‌ ​‍‌‍ ​​ ‌‌‍‍​‌ ‌​‌ ‌​‌ ​​‌ ​ ​‍‌‌​ ​ ‌​​‌​‍‌‌​ ​‍‌​‌‍​‍‌‌​ ​‍‌​‌‍‌‍ ​‌‍‍‌‌‍​‍‌‍‌‌‌ ​‍‌ ‌​‌ ‍‌​‍ ‌‌ ​ ‌ ‌​‌ ‌‌‌‍‌​‌‍‍‌‌‍ ​‍ ‍‌ ‌‍‌‍‌‌‌ ​‍‌‍​ ‌‍‌‌‌‍ ​​‍ ‍‌‍​‌‌ ​​‌ ​​​‍‌‍‌‍‍‌‌‍‌​​ ‌‌‍​‌​ ‍​‌‍​‍‌‍‌‌‌‍​‌​ ​‍‌‍​ ​ ‍‌​‍ ‌‌‍‌​​ ‌‌​ ‌‌​ ‌​​‍ ‌​ ‌​​ ‌‍​ ‍​‌‍‌‍​‍ ‌‌‍​‌‌‍​‌​ ‌‍​ ‍​​‍ ‌​ ‌‍‌‍​ ‌‍‌‌​ ​ ​ ‌‌​ ‌‌‌‍​‍‌‍​‍​ ‌​​ ‌‍‌‍​‌‌‍​‌​‍‌‍‌ ‌​‌ ‍‌‌ ​​‌‍‌‌​ ‌‌‍​‌‌ ​‍‌ ‌​‌‍‍‌‌‍​ ‌‍ ​‌‍‌‌​‍‌‍‌ ​​‌‍​‌‌ ‌​‌‍‍​​ ‌‌‍​ ‌‍ ‌‍ ‍‌ ‌​‌‍‌‌‌‍ ‍‌ ‌​‌​ ‌‌‍​‌‌ ‌​‌ ​‍‌‍‍‌‌ ‍​​‍‌‌​ ‌‌‌​​‍‌‌ ‌‍‍ ‌‍‌‌‌ ‍‌​‍‌‌​ ​ ‌​‌​​‍‌‌​ ​ ‌​‌​​‍‌‌​ ​‍​ ​‍‌‍‌‌​ ​​​ ​‍‌‍‌‌​ ‍​‌‍‌‌‌‍​‍​ ‌​‌‍​‌​ ​​​ ‌‍‌‍​‍​‍‌‌​ ​‍​ ​‍​‍‌‌​ ‌‌‌​‌​​‍ ‍‌‍​ ‌‍ ‌‍ ‍‌ ‌​‌‍‌‌‌‍ ‍‌ ‌​​‍‌‌​ ‌‌‌​​‍‌‌ ‌‍‍ ‌‍‌‌‌ ‍‌​‍‌‌​ ​ ‌​‌​​‍‌‌​ ​ ‌​‌​​‍‌‌​ ​‍​ ​‍​ ‍​​ ​ ​ ‌‌​ ‌‌​ ‍‌​ ‌​‌‍​‍​ ‌ ‌‍​ ‌‍​ ​ ‍​‌‍‌‌​‍‌‌​ ​‍​ ​‍​‍‌‌​ ‌‌‌​‌​​‍ ‍‌‍​ ‌‍‍​‌‍‍‌‌‍ ​‌‍‌​‌ ​‍‌‍‌‌‌‍ ‍​‍‌‌​ ‌‌‌​​‍‌‌ ‌‍‍ ‌‍‌‌‌ ‍‌​‍‌‌​ ​ ‌​‌​​‍‌‌​ ​ ‌​‌​​‍‌‌​ ​‍​ ​‍​ ​‌‌‍‌‍​ ​‌‌‍​ ​ ​​‌‍​ ​ ‌ ​ ​‍​ ​ ​ ‍​​ ​‌‌‍‌​​‍‌‌​ ​‍​ ​‍​‍‌‌​ ‌‌‌​‌​​‍ ‍‌ ‌​‌‍‌‌‌ ‍​‌ ‌​​‍‌‍‌ ​​‌‍‌‌‌ ​‍‌ ​ ‌ ​​‌‍‌‌‌‍​ ‌ ‌​‌‍‍‌‌ ‌‍‌‍‌‌​ ‌‌ ​​‌ ‌‌‌‍​‍‌‍ ​‌‍‍‌‌ ​ ‌‍‍​‌‍‌‌‌‍‌​​‍​‍‌ ‌
Account facilities are available for businesses and
pastoralists. Download the credit application form or
get in touch through the Liberty Oil Australia
website.​​​​‌ ‍ ​‍​‍‌‍ ‌ ​‍‌‍‍‌‌‍‌ ‌‍‍‌‌‍ ‍​‍​‍​ ‍‍​‍​‍‌ ​ ‌‍​‌‌‍ ‍‌‍‍‌‌ ‌​‌ ‍‌​‍ ‍‌‍‍‌‌‍ ​‍​‍​‍ ​​‍​‍‌‍‍​‌ ​‍‌‍‌‌‌‍‌‍​‍​‍​ ‍‍​‍​‍‌‍‍​‌ ‌​‌ ‌​‌ ​​‌ ​ ​ ‍‍​‍ ​‍ ‌‍ ​‌‍‍‌‌‍​‍‌‍‌‌‌ ​‍‌ ‌​‌ ‍‌​‍ ‌‌ ​ ‌ ‌​‌ ‌‌‌‍‌​‌‍‍‌‌‍ ​‍ ‍‌ ‌‍‌‍‌‌‌ ​‍‌‍​ ‌‍‌‌‌‍ ​​‍ ‍‌‍​‌‌ ​​‌ ​​​‍ ‌‍‍‌‌‍ ‍‌ ‌​‌‍‌‌‌‍ ‍‌ ‌​​‍ ‌‍‌‌‌‍‌​‌‍‍‌‌ ‌​​‍ ‌‍ ‌‌‍ ‌‍‌​‌‍‌‌​ ‌‌ ​​‌ ​‍‌‍‌‌‌ ​ ‌‍‌‌‌‍ ‍‌ ‌​‌‍​‌‌ ‌​‌‍‍‌‌‍ ‌‍ ‍​ ‍ ‌‍‍‌‌‍‌​​ ‌‌‍​‌​ ‍​‌‍​‍‌‍‌‌‌‍​‌​ ​‍‌‍​ ​ ‍‌​‍ ‌‌‍‌​​ ‌‌​ ‌‌​ ‌​​‍ ‌​ ‌​​ ‌‍​ ‍​‌‍‌‍​‍ ‌‌‍​‌‌‍​‌​ ‌‍​ ‍​​‍ ‌​ ‌‍‌‍​ ‌‍‌‌​ ​ ​ ‌‌​ ‌‌‌‍​‍‌‍​‍​ ‌​​ ‌‍‌‍​‌‌‍​‌​ ‍ ‌ ‌​‌ ‍‌‌ ​​‌‍‌‌​ ‌‌‍​‌‌ ​‍‌ ‌​‌‍‍‌‌‍​ ‌‍ ​‌‍‌‌​ ‍ ‌ ​​‌‍​‌‌ ‌​‌‍‍​​ ‌‌‍​ ‌‍ ‌‍ ‍‌ ‌​‌‍‌‌‌‍ ‍‌ ‌​‌​ ‌‌‍​‌‌ ‌​‌ ​‍‌‍‍‌‌ ‍​​‍‌‌​ ‌‌‌​​‍‌‌ ‌‍‍ ‌‍‌‌‌ ‍‌​‍‌‌​ ​ ‌​‌​​‍‌‌​ ​ ‌​‌​​‍‌‌​ ​‍​ ​‍‌‍‌‌​ ​​​ ​‍‌‍‌‌​ ‍​‌‍‌‌‌‍​‍​ ‌​‌‍​‌​ ​​​ ‌‍‌‍​‍​‍‌‌​ ​‍​ ​‍​‍‌‌​ ‌‌‌​‌​​‍ ‍‌‍​ ‌‍ ‌‍ ‍‌ ‌​‌‍‌‌‌‍ ‍‌ ‌​​‍‌‌​ ‌‌‌​​‍‌‌ ‌‍‍ ‌‍‌‌‌ ‍‌​‍‌‌​ ​ ‌​‌​​‍‌‌​ ​ ‌​‌​​‍‌‌​ ​‍​ ​‍‌‍​‌​ ​ ​ ‌‍‌‍‌‌​ ​‌​ ​‌​ ​ ‌‍‌‍​ ‌‍‌‍‌‍‌‍​ ​ ‍‌​‍‌‌​ ​‍​ ​‍​‍‌‌​ ‌‌‌​‌​​‍ ‍‌‍​ ‌‍‍​‌‍‍‌‌‍ ​‌‍‌​‌ ​‍‌‍‌‌‌‍ ‍​‍‌‌​ ‌‌‌​​‍‌‌ ‌‍‍ ‌‍‌‌‌ ‍‌​‍‌‌​ ​ ‌​‌​​‍‌‌​ ​ ‌​‌​​‍‌‌​ ​‍​ ​‍‌‍‌​​ ​​​ ‌​​ ‍​‌‍‌​​ ​‌​ ​‍​ ‌‌‌‍​‍​ ‌‌‌‍‌​​ ​ ​‍‌‌​ ​‍​ ​‍​‍‌‌​ ‌‌‌​‌​​‍ ‍‌ ‌​‌‍‌‌‌ ‍​‌ ‌​​ ‌‍​‍‌‍​‌‌ ​ ‌‍‌‌‌‌‌‌‌ ​‍‌‍ ​​ ‌‌‍‍​‌ ‌​‌ ‌​‌ ​​‌ ​ ​‍‌‌​ ​ ‌​​‌​‍‌‌​ ​‍‌​‌‍​‍‌‌​ ​‍‌​‌‍‌‍ ​‌‍‍‌‌‍​‍‌‍‌‌‌ ​‍‌ ‌​‌ ‍‌​‍ ‌‌ ​ ‌ ‌​‌ ‌‌‌‍‌​‌‍‍‌‌‍ ​‍ ‍‌ ‌‍‌‍‌‌‌ ​‍‌‍​ ‌‍‌‌‌‍ ​​‍ ‍‌‍​‌‌ ​​‌ ​​​‍‌‍‌‍‍‌‌‍‌​​ ‌‌‍​‌​ ‍​‌‍​‍‌‍‌‌‌‍​‌​ ​‍‌‍​ ​ ‍‌​‍ ‌‌‍‌​​ ‌‌​ ‌‌​ ‌​​‍ ‌​ ‌​​ ‌‍​ ‍​‌‍‌‍​‍ ‌‌‍​‌‌‍​‌​ ‌‍​ ‍​​‍ ‌​ ‌‍‌‍​ ‌‍‌‌​ ​ ​ ‌‌​ ‌‌‌‍​‍‌‍​‍​ ‌​​ ‌‍‌‍​‌‌‍​‌​‍‌‍‌ ‌​‌ ‍‌‌ ​​‌‍‌‌​ ‌‌‍​‌‌ ​‍‌ ‌​‌‍‍‌‌‍​ ‌‍ ​‌‍‌‌​‍‌‍‌ ​​‌‍​‌‌ ‌​‌‍‍​​ ‌‌‍​ ‌‍ ‌‍ ‍‌ ‌​‌‍‌‌‌‍ ‍‌ ‌​‌​ ‌‌‍​‌‌ ‌​‌ ​‍‌‍‍‌‌ ‍​​‍‌‌​ ‌‌‌​​‍‌‌ ‌‍‍ ‌‍‌‌‌ ‍‌​‍‌‌​ ​ ‌​‌​​‍‌‌​ ​ ‌​‌​​‍‌‌​ ​‍​ ​‍‌‍‌‌​ ​​​ ​‍‌‍‌‌​ ‍​‌‍‌‌‌‍​‍​ ‌​‌‍​‌​ ​​​ ‌‍‌‍​‍​‍‌‌​ ​‍​ ​‍​‍‌‌​ ‌‌‌​‌​​‍ ‍‌‍​ ‌‍ ‌‍ ‍‌ ‌​‌‍‌‌‌‍ ‍‌ ‌​​‍‌‌​ ‌‌‌​​‍‌‌ ‌‍‍ ‌‍‌‌‌ ‍‌​‍‌‌​ ​ ‌​‌​​‍‌‌​ ​ ‌​‌​​‍‌‌​ ​‍​ ​‍‌‍​‌​ ​ ​ ‌‍‌‍‌‌​ ​‌​ ​‌​ ​ ‌‍‌‍​ ‌‍‌‍‌‍‌‍​ ​ ‍‌​‍‌‌​ ​‍​ ​‍​‍‌‌​ ‌‌‌​‌​​‍ ‍‌‍​ ‌‍‍​‌‍‍‌‌‍ ​‌‍‌​‌ ​‍‌‍‌‌‌‍ ‍​‍‌‌​ ‌‌‌​​‍‌‌ ‌‍‍ ‌‍‌‌‌ ‍‌​‍‌‌​ ​ ‌​‌​​‍‌‌​ ​ ‌​‌​​‍‌‌​ ​‍​ ​‍‌‍‌​​ ​​​ ‌​​ ‍​‌‍‌​​ ​‌​ ​‍​ ‌‌‌‍​‍​ ‌‌‌‍‌​​ ​ ​‍‌‌​ ​‍​ ​‍​‍‌‌​ ‌‌‌​‌​​‍ ‍‌ ‌​‌‍‌‌‌ ‍​‌ ‌​​‍‌‍‌ ​​‌‍‌‌‌ ​‍‌ ​ ‌ ​​‌‍‌‌‌‍​ ‌ ‌​‌‍‍‌‌ ‌‍‌‍‌‌​ ‌‌ ​​‌ ‌‌‌‍​‍‌‍ ​‌‍‍‌‌ ​ ‌‍‍​‌‍‌‌‌‍‌​​‍​‍‌ ‌
Liberty Oil Australia Credit Application Form​​​​‌ ‍ ​‍​‍‌‍ ‌ ​‍‌‍‍‌‌‍‌ ‌‍‍‌‌‍ ‍​‍​‍​ ‍‍​‍​‍‌ ​ ‌‍​‌‌‍ ‍‌‍‍‌‌ ‌​‌ ‍‌​‍ ‍‌‍‍‌‌‍ ​‍​‍​‍ ​​‍​‍‌‍‍​‌ ​‍‌‍‌‌‌‍‌‍​‍​‍​ ‍‍​‍​‍‌‍‍​‌ ‌​‌ ‌​‌ ​​‌ ​ ​ ‍‍​‍ ​‍ ‌‍ ​‌‍‍‌‌‍​‍‌‍‌‌‌ ​‍‌ ‌​‌ ‍‌​‍ ‌‌ ​ ‌ ‌​‌ ‌‌‌‍‌​‌‍‍‌‌‍ ​‍ ‍‌ ‌‍‌‍‌‌‌ ​‍‌‍​ ‌‍‌‌‌‍ ​​‍ ‍‌‍​‌‌ ​​‌ ​​​‍ ‌‍‍‌‌‍ ‍‌ ‌​‌‍‌‌‌‍ ‍‌ ‌​​‍ ‌‍‌‌‌‍‌​‌‍‍‌‌ ‌​​‍ ‌‍ ‌‌‍ ‌‍‌​‌‍‌‌​ ‌‌ ​​‌ ​‍‌‍‌‌‌ ​ ‌‍‌‌‌‍ ‍‌ ‌​‌‍​‌‌ ‌​‌‍‍‌‌‍ ‌‍ ‍​ ‍ ‌‍‍‌‌‍‌​​ ‌‌‍​‌​ ‍​‌‍​‍‌‍‌‌‌‍​‌​ ​‍‌‍​ ​ ‍‌​‍ ‌‌‍‌​​ ‌‌​ ‌‌​ ‌​​‍ ‌​ ‌​​ ‌‍​ ‍​‌‍‌‍​‍ ‌‌‍​‌‌‍​‌​ ‌‍​ ‍​​‍ ‌​ ‌‍‌‍​ ‌‍‌‌​ ​ ​ ‌‌​ ‌‌‌‍​‍‌‍​‍​ ‌​​ ‌‍‌‍​‌‌‍​‌​ ‍ ‌ ‌​‌ ‍‌‌ ​​‌‍‌‌​ ‌‌‍​‌‌ ​‍‌ ‌​‌‍‍‌‌‍​ ‌‍ ​‌‍‌‌​ ‍ ‌ ​​‌‍​‌‌ ‌​‌‍‍​​ ‌‌‍​ ‌‍ ‌‍ ‍‌ ‌​‌‍‌‌‌‍ ‍‌ ‌​‌​ ‌‌‍​‌‌ ‌​‌ ​‍‌‍‍‌‌ ‍​​‍‌‌​ ‌‌‌​​‍‌‌ ‌‍‍ ‌‍‌‌‌ ‍‌​‍‌‌​ ​ ‌​‌​​‍‌‌​ ​ ‌​‌​​‍‌‌​ ​‍​ ​‍‌‍‌‌​ ​​​ ​‍‌‍‌‌​ ‍​‌‍‌‌‌‍​‍​ ‌​‌‍​‌​ ​​​ ‌‍‌‍​‍​‍‌‌​ ​‍​ ​‍​‍‌‌​ ‌‌‌​‌​​‍ ‍‌‍​ ‌‍ ‌‍ ‍‌ ‌​‌‍‌‌‌‍ ‍‌ ‌​​‍‌‌​ ‌‌‌​​‍‌‌ ‌‍‍ ‌‍‌‌‌ ‍‌​‍‌‌​ ​ ‌​‌​​‍‌‌​ ​ ‌​‌​​‍‌‌​ ​‍​ ​‍​ ​‍​ ​‌‌‍‌‌‌‍‌​‌‍​ ​ ​‌​ ‌​​ ​ ​ ​​​ ​‌‌‍​‍‌‍‌​​‍‌‌​ ​‍​ ​‍​‍‌‌​ ‌‌‌​‌​​‍ ‍‌‍​ ‌‍‍​‌‍‍‌‌‍ ​‌‍‌​‌ ​‍‌‍‌‌‌‍ ‍​‍‌‌​ ‌‌‌​​‍‌‌ ‌‍‍ ‌‍‌‌‌ ‍‌​‍‌‌​ ​ ‌​‌​​‍‌‌​ ​ ‌​‌​​‍‌‌​ ​‍​ ​‍​ ​‍​ ‍‌​ ‍​​ ​‌‌‍​ ‌‍​‍‌‍‌‍‌‍‌‌​ ​‍​ ‍‌‌‍‌​‌‍​‍​‍‌‌​ ​‍​ ​‍​‍‌‌​ ‌‌‌​‌​​‍ ‍‌ ‌​‌‍‌‌‌ ‍​‌ ‌​​ ‌‍​‍‌‍​‌‌ ​ ‌‍‌‌‌‌‌‌‌ ​‍‌‍ ​​ ‌‌‍‍​‌ ‌​‌ ‌​‌ ​​‌ ​ ​‍‌‌​ ​ ‌​​‌​‍‌‌​ ​‍‌​‌‍​‍‌‌​ ​‍‌​‌‍‌‍ ​‌‍‍‌‌‍​‍‌‍‌‌‌ ​‍‌ ‌​‌ ‍‌​‍ ‌‌ ​ ‌ ‌​‌ ‌‌‌‍‌​‌‍‍‌‌‍ ​‍ ‍‌ ‌‍‌‍‌‌‌ ​‍‌‍​ ‌‍‌‌‌‍ ​​‍ ‍‌‍​‌‌ ​​‌ ​​​‍‌‍‌‍‍‌‌‍‌​​ ‌‌‍​‌​ ‍​‌‍​‍‌‍‌‌‌‍​‌​ ​‍‌‍​ ​ ‍‌​‍ ‌‌‍‌​​ ‌‌​ ‌‌​ ‌​​‍ ‌​ ‌​​ ‌‍​ ‍​‌‍‌‍​‍ ‌‌‍​‌‌‍​‌​ ‌‍​ ‍​​‍ ‌​ ‌‍‌‍​ ‌‍‌‌​ ​ ​ ‌‌​ ‌‌‌‍​‍‌‍​‍​ ‌​​ ‌‍‌‍​‌‌‍​‌​‍‌‍‌ ‌​‌ ‍‌‌ ​​‌‍‌‌​ ‌‌‍​‌‌ ​‍‌ ‌​‌‍‍‌‌‍​ ‌‍ ​‌‍‌‌​‍‌‍‌ ​​‌‍​‌‌ ‌​‌‍‍​​ ‌‌‍​ ‌‍ ‌‍ ‍‌ ‌​‌‍‌‌‌‍ ‍‌ ‌​‌​ ‌‌‍​‌‌ ‌​‌ ​‍‌‍‍‌‌ ‍​​‍‌‌​ ‌‌‌​​‍‌‌ ‌‍‍ ‌‍‌‌‌ ‍‌​‍‌‌​ ​ ‌​‌​​‍‌‌​ ​ ‌​‌​​‍‌‌​ ​‍​ ​‍‌‍‌‌​ ​​​ ​‍‌‍‌‌​ ‍​‌‍‌‌‌‍​‍​ ‌​‌‍​‌​ ​​​ ‌‍‌‍​‍​‍‌‌​ ​‍​ ​‍​‍‌‌​ ‌‌‌​‌​​‍ ‍‌‍​ ‌‍ ‌‍ ‍‌ ‌​‌‍‌‌‌‍ ‍‌ ‌​​‍‌‌​ ‌‌‌​​‍‌‌ ‌‍‍ ‌‍‌‌‌ ‍‌​‍‌‌​ ​ ‌​‌​​‍‌‌​ ​ ‌​‌​​‍‌‌​ ​‍​ ​‍​ ​‍​ ​‌‌‍‌‌‌‍‌​‌‍​ ​ ​‌​ ‌​​ ​ ​ ​​​ ​‌‌‍​‍‌‍‌​​‍‌‌​ ​‍​ ​‍​‍‌‌​ ‌‌‌​‌​​‍ ‍‌‍​ ‌‍‍​‌‍‍‌‌‍ ​‌‍‌​‌ ​‍‌‍‌‌‌‍ ‍​‍‌‌​ ‌‌‌​​‍‌‌ ‌‍‍ ‌‍‌‌‌ ‍‌​‍‌‌​ ​ ‌​‌​​‍‌‌​ ​ ‌​‌​​‍‌‌​ ​‍​ ​‍​ ​‍​ ‍‌​ ‍​​ ​‌‌‍​ ‌‍​‍‌‍‌‍‌‍‌‌​ ​‍​ ‍‌‌‍‌​‌‍​‍​‍‌‌​ ​‍​ ​‍​‍‌‌​ ‌‌‌​‌​​‍ ‍‌ ‌​‌‍‌‌‌ ‍​‌ ‌​​‍‌‍‌ ​​‌‍‌‌‌ ​‍‌ ​ ‌ ​​‌‍‌‌‌‍​ ‌ ‌​‌‍‍‌‌ ‌‍‌‍‌‌​ ‌‌ ​​‌ ‌‌‌‍​‍‌‍ ​‌‍‍‌‌ ​ ‌‍‍​‌‍‌‌‌‍‌​​‍​‍‌ ‌and
Terms and conditions​​​​‌ ‍ ​‍​‍‌‍ ‌ ​‍‌‍‍‌‌‍‌ ‌‍‍‌‌‍ ‍​‍​‍​ ‍‍​‍​‍‌ ​ ‌‍​‌‌‍ ‍‌‍‍‌‌ ‌​‌ ‍‌​‍ ‍‌‍‍‌‌‍ ​‍​‍​‍ ​​‍​‍‌‍‍​‌ ​‍‌‍‌‌‌‍‌‍​‍​‍​ ‍‍​‍​‍‌‍‍​‌ ‌​‌ ‌​‌ ​​‌ ​ ​ ‍‍​‍ ​‍ ‌‍ ​‌‍‍‌‌‍​‍‌‍‌‌‌ ​‍‌ ‌​‌ ‍‌​‍ ‌‌ ​ ‌ ‌​‌ ‌‌‌‍‌​‌‍‍‌‌‍ ​‍ ‍‌ ‌‍‌‍‌‌‌ ​‍‌‍​ ‌‍‌‌‌‍ ​​‍ ‍‌‍​‌‌ ​​‌ ​​​‍ ‌‍‍‌‌‍ ‍‌ ‌​‌‍‌‌‌‍ ‍‌ ‌​​‍ ‌‍‌‌‌‍‌​‌‍‍‌‌ ‌​​‍ ‌‍ ‌‌‍ ‌‍‌​‌‍‌‌​ ‌‌ ​​‌ ​‍‌‍‌‌‌ ​ ‌‍‌‌‌‍ ‍‌ ‌​‌‍​‌‌ ‌​‌‍‍‌‌‍ ‌‍ ‍​ ‍ ‌‍‍‌‌‍‌​​ ‌‌‍​‌​ ‍​‌‍​‍‌‍‌‌‌‍​‌​ ​‍‌‍​ ​ ‍‌​‍ ‌‌‍‌​​ ‌‌​ ‌‌​ ‌​​‍ ‌​ ‌​​ ‌‍​ ‍​‌‍‌‍​‍ ‌‌‍​‌‌‍​‌​ ‌‍​ ‍​​‍ ‌​ ‌‍‌‍​ ‌‍‌‌​ ​ ​ ‌‌​ ‌‌‌‍​‍‌‍​‍​ ‌​​ ‌‍‌‍​‌‌‍​‌​ ‍ ‌ ‌​‌ ‍‌‌ ​​‌‍‌‌​ ‌‌‍​‌‌ ​‍‌ ‌​‌‍‍‌‌‍​ ‌‍ ​‌‍‌‌​ ‍ ‌ ​​‌‍​‌‌ ‌​‌‍‍​​ ‌‌‍​ ‌‍ ‌‍ ‍‌ ‌​‌‍‌‌‌‍ ‍‌ ‌​‌​ ‌‌‍​‌‌ ‌​‌ ​‍‌‍‍‌‌ ‍​​‍‌‌​ ‌‌‌​​‍‌‌ ‌‍‍ ‌‍‌‌‌ ‍‌​‍‌‌​ ​ ‌​‌​​‍‌‌​ ​ ‌​‌​​‍‌‌​ ​‍​ ​‍‌‍‌‌​ ​​​ ​‍‌‍‌‌​ ‍​‌‍‌‌‌‍​‍​ ‌​‌‍​‌​ ​​​ ‌‍‌‍​‍​‍‌‌​ ​‍​ ​‍​‍‌‌​ ‌‌‌​‌​​‍ ‍‌‍​ ‌‍ ‌‍ ‍‌ ‌​‌‍‌‌‌‍ ‍‌ ‌​​‍‌‌​ ‌‌‌​​‍‌‌ ‌‍‍ ‌‍‌‌‌ ‍‌​‍‌‌​ ​ ‌​‌​​‍‌‌​ ​ ‌​‌​​‍‌‌​ ​‍​ ​‍​ ​‍​ ​‌‌‍‌‌‌‍‌​‌‍​ ​ ​‌​ ‌​​ ​ ​ ​​​ ​‌‌‍​‍‌‍‌​​‍‌‌​ ​‍​ ​‍​‍‌‌​ ‌‌‌​‌​​‍ ‍‌‍​ ‌‍‍​‌‍‍‌‌‍ ​‌‍‌​‌ ​‍‌‍‌‌‌‍ ‍​‍‌‌​ ‌‌‌​​‍‌‌ ‌‍‍ ‌‍‌‌‌ ‍‌​‍‌‌​ ​ ‌​‌​​‍‌‌​ ​ ‌​‌​​‍‌‌​ ​‍​ ​‍​ ​​‌‍‌​‌‍​‍​ ​‌​ ‌‍​ ‌‍​ ‌‍​ ‌‍​ ‌‍‌‍​‌‌‍‌‌‌‍‌‍​‍‌‌​ ​‍​ ​‍​‍‌‌​ ‌‌‌​‌​​‍ ‍‌ ‌​‌‍‌‌‌ ‍​‌ ‌​​ ‌‍​‍‌‍​‌‌ ​ ‌‍‌‌‌‌‌‌‌ ​‍‌‍ ​​ ‌‌‍‍​‌ ‌​‌ ‌​‌ ​​‌ ​ ​‍‌‌​ ​ ‌​​‌​‍‌‌​ ​‍‌​‌‍​‍‌‌​ ​‍‌​‌‍‌‍ ​‌‍‍‌‌‍​‍‌‍‌‌‌ ​‍‌ ‌​‌ ‍‌​‍ ‌‌ ​ ‌ ‌​‌ ‌‌‌‍‌​‌‍‍‌‌‍ ​‍ ‍‌ ‌‍‌‍‌‌‌ ​‍‌‍​ ‌‍‌‌‌‍ ​​‍ ‍‌‍​‌‌ ​​‌ ​​​‍‌‍‌‍‍‌‌‍‌​​ ‌‌‍​‌​ ‍​‌‍​‍‌‍‌‌‌‍​‌​ ​‍‌‍​ ​ ‍‌​‍ ‌‌‍‌​​ ‌‌​ ‌‌​ ‌​​‍ ‌​ ‌​​ ‌‍​ ‍​‌‍‌‍​‍ ‌‌‍​‌‌‍​‌​ ‌‍​ ‍​​‍ ‌​ ‌‍‌‍​ ‌‍‌‌​ ​ ​ ‌‌​ ‌‌‌‍​‍‌‍​‍​ ‌​​ ‌‍‌‍​‌‌‍​‌​‍‌‍‌ ‌​‌ ‍‌‌ ​​‌‍‌‌​ ‌‌‍​‌‌ ​‍‌ ‌​‌‍‍‌‌‍​ ‌‍ ​‌‍‌‌​‍‌‍‌ ​​‌‍​‌‌ ‌​‌‍‍​​ ‌‌‍​ ‌‍ ‌‍ ‍‌ ‌​‌‍‌‌‌‍ ‍‌ ‌​‌​ ‌‌‍​‌‌ ‌​‌ ​‍‌‍‍‌‌ ‍​​‍‌‌​ ‌‌‌​​‍‌‌ ‌‍‍ ‌‍‌‌‌ ‍‌​‍‌‌​ ​ ‌​‌​​‍‌‌​ ​ ‌​‌​​‍‌‌​ ​‍​ ​‍‌‍‌‌​ ​​​ ​‍‌‍‌‌​ ‍​‌‍‌‌‌‍​‍​ ‌​‌‍​‌​ ​​​ ‌‍‌‍​‍​‍‌‌​ ​‍​ ​‍​‍‌‌​ ‌‌‌​‌​​‍ ‍‌‍​ ‌‍ ‌‍ ‍‌ ‌​‌‍‌‌‌‍ ‍‌ ‌​​‍‌‌​ ‌‌‌​​‍‌‌ ‌‍‍ ‌‍‌‌‌ ‍‌​‍‌‌​ ​ ‌​‌​​‍‌‌​ ​ ‌​‌​​‍‌‌​ ​‍​ ​‍​ ​‍​ ​‌‌‍‌‌‌‍‌​‌‍​ ​ ​‌​ ‌​​ ​ ​ ​​​ ​‌‌‍​‍‌‍‌​​‍‌‌​ ​‍​ ​‍​‍‌‌​ ‌‌‌​‌​​‍ ‍‌‍​ ‌‍‍​‌‍‍‌‌‍ ​‌‍‌​‌ ​‍‌‍‌‌‌‍ ‍​‍‌‌​ ‌‌‌​​‍‌‌ ‌‍‍ ‌‍‌‌‌ ‍‌​‍‌‌​ ​ ‌​‌​​‍‌‌​ ​ ‌​‌​​‍‌‌​ ​‍​ ​‍​ ​​‌‍‌​‌‍​‍​ ​‌​ ‌‍​ ‌‍​ ‌‍​ ‌‍​ ‌‍‌‍​‌‌‍‌‌‌‍‌‍​‍‌‌​ ​‍​ ​‍​‍‌‌​ ‌‌‌​‌​​‍ ‍‌ ‌​‌‍‌‌‌ ‍​‌ ‌​​‍‌‍‌ ​​‌‍‌‌‌ ​‍‌ ​ ‌ ​​‌‍‌‌‌‍​ ‌ ‌​‌‍‍‌‌ ‌‍‌‍‌‌​ ‌‌ ​​‌ ‌‌‌‍​‍‌‍ ​‌‍‍‌‌ ​ ‌‍‍​‌‍‌‌‌‍‌​​‍​‍‌ ‌.​​​​‌ ‍ ​‍​‍‌‍ ‌ ​‍‌‍‍‌‌‍‌ ‌‍‍‌‌‍ ‍​‍​‍​ ‍‍​‍​‍‌ ​ ‌‍​‌‌‍ ‍‌‍‍‌‌ ‌​‌ ‍‌​‍ ‍‌‍‍‌‌‍ ​‍​‍​‍ ​​‍​‍‌‍‍​‌ ​‍‌‍‌‌‌‍‌‍​‍​‍​ ‍‍​‍​‍‌‍‍​‌ ‌​‌ ‌​‌ ​​‌ ​ ​ ‍‍​‍ ​‍ ‌‍ ​‌‍‍‌‌‍​‍‌‍‌‌‌ ​‍‌ ‌​‌ ‍‌​‍ ‌‌ ​ ‌ ‌​‌ ‌‌‌‍‌​‌‍‍‌‌‍ ​‍ ‍‌ ‌‍‌‍‌‌‌ ​‍‌‍​ ‌‍‌‌‌‍ ​​‍ ‍‌‍​‌‌ ​​‌ ​​​‍ ‌‍‍‌‌‍ ‍‌ ‌​‌‍‌‌‌‍ ‍‌ ‌​​‍ ‌‍‌‌‌‍‌​‌‍‍‌‌ ‌​​‍ ‌‍ ‌‌‍ ‌‍‌​‌‍‌‌​ ‌‌ ​​‌ ​‍‌‍‌‌‌ ​ ‌‍‌‌‌‍ ‍‌ ‌​‌‍​‌‌ ‌​‌‍‍‌‌‍ ‌‍ ‍​ ‍ ‌‍‍‌‌‍‌​​ ‌‌‍​‌​ ‍​‌‍​‍‌‍‌‌‌‍​‌​ ​‍‌‍​ ​ ‍‌​‍ ‌‌‍‌​​ ‌‌​ ‌‌​ ‌​​‍ ‌​ ‌​​ ‌‍​ ‍​‌‍‌‍​‍ ‌‌‍​‌‌‍​‌​ ‌‍​ ‍​​‍ ‌​ ‌‍‌‍​ ‌‍‌‌​ ​ ​ ‌‌​ ‌‌‌‍​‍‌‍​‍​ ‌​​ ‌‍‌‍​‌‌‍​‌​ ‍ ‌ ‌​‌ ‍‌‌ ​​‌‍‌‌​ ‌‌‍​‌‌ ​‍‌ ‌​‌‍‍‌‌‍​ ‌‍ ​‌‍‌‌​ ‍ ‌ ​​‌‍​‌‌ ‌​‌‍‍​​ ‌‌‍​ ‌‍ ‌‍ ‍‌ ‌​‌‍‌‌‌‍ ‍‌ ‌​‌​ ‌‌‍​‌‌ ‌​‌ ​‍‌‍‍‌‌ ‍​​‍‌‌​ ‌‌‌​​‍‌‌ ‌‍‍ ‌‍‌‌‌ ‍‌​‍‌‌​ ​ ‌​‌​​‍‌‌​ ​ ‌​‌​​‍‌‌​ ​‍​ ​‍‌‍‌‌​ ​​​ ​‍‌‍‌‌​ ‍​‌‍‌‌‌‍​‍​ ‌​‌‍​‌​ ​​​ ‌‍‌‍​‍​‍‌‌​ ​‍​ ​‍​‍‌‌​ ‌‌‌​‌​​‍ ‍‌‍​ ‌‍ ‌‍ ‍‌ ‌​‌‍‌‌‌‍ ‍‌ ‌​​‍‌‌​ ‌‌‌​​‍‌‌ ‌‍‍ ‌‍‌‌‌ ‍‌​‍‌‌​ ​ ‌​‌​​‍‌‌​ ​ ‌​‌​​‍‌‌​ ​‍​ ​‍​ ​‍​ ​‌‌‍‌‌‌‍‌​‌‍​ ​ ​‌​ ‌​​ ​ ​ ​​​ ​‌‌‍​‍‌‍‌​​‍‌‌​ ​‍​ ​‍​‍‌‌​ ‌‌‌​‌​​‍ ‍‌‍​ ‌‍‍​‌‍‍‌‌‍ ​‌‍‌​‌ ​‍‌‍‌‌‌‍ ‍​‍‌‌​ ‌‌‌​​‍‌‌ ‌‍‍ ‌‍‌‌‌ ‍‌​‍‌‌​ ​ ‌​‌​​‍‌‌​ ​ ‌​‌​​‍‌‌​ ​‍​ ​‍‌‍​‌‌‍​‌​ ‌‌‌‍‌​​ ​​‌‍‌​‌‍‌‌‌‍‌‍‌‍‌‍‌‍‌‍​ ​​‌‍‌‍​‍‌‌​ ​‍​ ​‍​‍‌‌​ ‌‌‌​‌​​‍ ‍‌ ‌​‌‍‌‌‌ ‍​‌ ‌​​ ‌‍​‍‌‍​‌‌ ​ ‌‍‌‌‌‌‌‌‌ ​‍‌‍ ​​ ‌‌‍‍​‌ ‌​‌ ‌​‌ ​​‌ ​ ​‍‌‌​ ​ ‌​​‌​‍‌‌​ ​‍‌​‌‍​‍‌‌​ ​‍‌​‌‍‌‍ ​‌‍‍‌‌‍​‍‌‍‌‌‌ ​‍‌ ‌​‌ ‍‌​‍ ‌‌ ​ ‌ ‌​‌ ‌‌‌‍‌​‌‍‍‌‌‍ ​‍ ‍‌ ‌‍‌‍‌‌‌ ​‍‌‍​ ‌‍‌‌‌‍ ​​‍ ‍‌‍​‌‌ ​​‌ ​​​‍‌‍‌‍‍‌‌‍‌​​ ‌‌‍​‌​ ‍​‌‍​‍‌‍‌‌‌‍​‌​ ​‍‌‍​ ​ ‍‌​‍ ‌‌‍‌​​ ‌‌​ ‌‌​ ‌​​‍ ‌​ ‌​​ ‌‍​ ‍​‌‍‌‍​‍ ‌‌‍​‌‌‍​‌​ ‌‍​ ‍​​‍ ‌​ ‌‍‌‍​ ‌‍‌‌​ ​ ​ ‌‌​ ‌‌‌‍​‍‌‍​‍​ ‌​​ ‌‍‌‍​‌‌‍​‌​‍‌‍‌ ‌​‌ ‍‌‌ ​​‌‍‌‌​ ‌‌‍​‌‌ ​‍‌ ‌​‌‍‍‌‌‍​ ‌‍ ​‌‍‌‌​‍‌‍‌ ​​‌‍​‌‌ ‌​‌‍‍​​ ‌‌‍​ ‌‍ ‌‍ ‍‌ ‌​‌‍‌‌‌‍ ‍‌ ‌​‌​ ‌‌‍​‌‌ ‌​‌ ​‍‌‍‍‌‌ ‍​​‍‌‌​ ‌‌‌​​‍‌‌ ‌‍‍ ‌‍‌‌‌ ‍‌​‍‌‌​ ​ ‌​‌​​‍‌‌​ ​ ‌​‌​​‍‌‌​ ​‍​ ​‍‌‍‌‌​ ​​​ ​‍‌‍‌‌​ ‍​‌‍‌‌‌‍​‍​ ‌​‌‍​‌​ ​​​ ‌‍‌‍​‍​‍‌‌​ ​‍​ ​‍​‍‌‌​ ‌‌‌​‌​​‍ ‍‌‍​ ‌‍ ‌‍ ‍‌ ‌​‌‍‌‌‌‍ ‍‌ ‌​​‍‌‌​ ‌‌‌​​‍‌‌ ‌‍‍ ‌‍‌‌‌ ‍‌​‍‌‌​ ​ ‌​‌​​‍‌‌​ ​ ‌​‌​​‍‌‌​ ​‍​ ​‍​ ​‍​ ​‌‌‍‌‌‌‍‌​‌‍​ ​ ​‌​ ‌​​ ​ ​ ​​​ ​‌‌‍​‍‌‍‌​​‍‌‌​ ​‍​ ​‍​‍‌‌​ ‌‌‌​‌​​‍ ‍‌‍​ ‌‍‍​‌‍‍‌‌‍ ​‌‍‌​‌ ​‍‌‍‌‌‌‍ ‍​‍‌‌​ ‌‌‌​​‍‌‌ ‌‍‍ ‌‍‌‌‌ ‍‌​‍‌‌​ ​ ‌​‌​​‍‌‌​ ​ ‌​‌​​‍‌‌​ ​‍​ ​‍‌‍​‌‌‍​‌​ ‌‌‌‍‌​​ ​​‌‍‌​‌‍‌‌‌‍‌‍‌‍‌‍‌‍‌‍​ ​​‌‍‌‍​‍‌‌​ ​‍​ ​‍​‍‌‌​ ‌‌‌​‌​​‍ ‍‌ ‌​‌‍‌‌‌ ‍​‌ ‌​​‍‌‍‌ ​​‌‍‌‌‌ ​‍‌ ​ ‌ ​​‌‍‌‌‌‍​ ‌ ‌​‌‍‍‌‌ ‌‍‌‍‌‌​ ‌‌ ​​‌ ‌‌‌‍​‍‌‍ ​‌‍‍‌‌ ​ ‌‍‍​‌‍‌‌‌‍‌​​‍​‍‌ ‌
Shop and convenience store​​​​‌ ‍ ​‍​‍‌‍ ‌ ​‍‌‍‍‌‌‍‌ ‌‍‍‌‌‍ ‍​‍​‍​ ‍‍​‍​‍‌ ​ ‌‍​‌‌‍ ‍‌‍‍‌‌ ‌​‌ ‍‌​‍ ‍‌‍‍‌‌‍ ​‍​‍​‍ ​​‍​‍‌‍‍​‌ ​‍‌‍‌‌‌‍‌‍​‍​‍​ ‍‍​‍​‍‌‍‍​‌ ‌​‌ ‌​‌ ​​‌ ​ ​ ‍‍​‍ ​‍ ‌‍ ​‌‍‍‌‌‍​‍‌‍‌‌‌ ​‍‌ ‌​‌ ‍‌​‍ ‌‌ ​ ‌ ‌​‌ ‌‌‌‍‌​‌‍‍‌‌‍ ​‍ ‍‌ ‌‍‌‍‌‌‌ ​‍‌‍​ ‌‍‌‌‌‍ ​​‍ ‍‌‍​‌‌ ​​‌ ​​​‍ ‌‍‍‌‌‍ ‍‌ ‌​‌‍‌‌‌‍ ‍‌ ‌​​‍ ‌‍‌‌‌‍‌​‌‍‍‌‌ ‌​​‍ ‌‍ ‌‌‍ ‌‍‌​‌‍‌‌​ ‌‌ ​​‌ ​‍‌‍‌‌‌ ​ ‌‍‌‌‌‍ ‍‌ ‌​‌‍​‌‌ ‌​‌‍‍‌‌‍ ‌‍ ‍​ ‍ ‌‍‍‌‌‍‌​​ ‌‌‍​‌​ ‍​‌‍​‍‌‍‌‌‌‍​‌​ ​‍‌‍​ ​ ‍‌​‍ ‌‌‍‌​​ ‌‌​ ‌‌​ ‌​​‍ ‌​ ‌​​ ‌‍​ ‍​‌‍‌‍​‍ ‌‌‍​‌‌‍​‌​ ‌‍​ ‍​​‍ ‌​ ‌‍‌‍​ ‌‍‌‌​ ​ ​ ‌‌​ ‌‌‌‍​‍‌‍​‍​ ‌​​ ‌‍‌‍​‌‌‍​‌​ ‍ ‌ ‌​‌ ‍‌‌ ​​‌‍‌‌​ ‌‌‍​‌‌ ​‍‌ ‌​‌‍‍‌‌‍​ ‌‍ ​‌‍‌‌​ ‍ ‌ ​​‌‍​‌‌ ‌​‌‍‍​​ ‌‌‍​ ‌‍ ‌‍ ‍‌ ‌​‌‍‌‌‌‍ ‍‌ ‌​‌​ ‌‌‍​‌‌ ‌​‌ ​‍‌‍‍‌‌ ‍​​‍‌‌​ ‌‌‌​​‍‌‌ ‌‍‍ ‌‍‌‌‌ ‍‌​‍‌‌​ ​ ‌​‌​​‍‌‌​ ​ ‌​‌​​‍‌‌​ ​‍​ ​‍​ ‍​​ ‌​​ ​​‌‍‌​​ ‌‍‌‍‌‌​ ‍‌​ ‌‍​ ‌​​ ​​‌‍​ ‌‍​ ​‍‌‌​ ​‍​ ​‍​‍‌‌​ ‌‌‌​‌​​‍ ‍‌‍​ ‌‍ ‌‍ ‍‌ ‌​‌‍‌‌‌‍ ‍‌ ‌​​‍‌‌​ ‌‌‌​​‍‌‌ ‌‍‍ ‌‍‌‌‌ ‍‌​‍‌‌​ ​ ‌​‌​​‍‌‌​ ​ ‌​‌​​‍‌‌​ ​‍​ ​‍‌‍‌‍​ ​‍​ ‌‍​ ​ ‌‍‌‌‌‍​ ​ ‌ ​ ‌‍‌‍​ ​ ​ ​ ​ ​ ‌‌​‍‌‌​ ​‍​ ​‍​‍‌‌​ ‌‌‌​‌​​‍ ‍‌‍​ ‌‍‍​‌‍‍‌‌‍ ​‌‍‌​‌ ​‍‌‍‌‌‌‍ ‍​‍‌‌​ ‌‌‌​​‍‌‌ ‌‍‍ ‌‍‌‌‌ ‍‌​‍‌‌​ ​ ‌​‌​​‍‌‌​ ​ ‌​‌​​‍‌‌​ ​‍​ ​‍​ ‌‌​ ‍​​ ‍‌‌‍‌‍​ ‌ ​ ‍​‌‍‌​​ ‍​​ ‍​​ ‍​‌‍‌‌‌‍‌​​‍‌‌​ ​‍​ ​‍​‍‌‌​ ‌‌‌​‌​​‍ ‍‌ ‌​‌‍‌‌‌ ‍​‌ ‌​​ ‌‍​‍‌‍​‌‌ ​ ‌‍‌‌‌‌‌‌‌ ​‍‌‍ ​​ ‌‌‍‍​‌ ‌​‌ ‌​‌ ​​‌ ​ ​‍‌‌​ ​ ‌​​‌​‍‌‌​ ​‍‌​‌‍​‍‌‌​ ​‍‌​‌‍‌‍ ​‌‍‍‌‌‍​‍‌‍‌‌‌ ​‍‌ ‌​‌ ‍‌​‍ ‌‌ ​ ‌ ‌​‌ ‌‌‌‍‌​‌‍‍‌‌‍ ​‍ ‍‌ ‌‍‌‍‌‌‌ ​‍‌‍​ ‌‍‌‌‌‍ ​​‍ ‍‌‍​‌‌ ​​‌ ​​​‍‌‍‌‍‍‌‌‍‌​​ ‌‌‍​‌​ ‍​‌‍​‍‌‍‌‌‌‍​‌​ ​‍‌‍​ ​ ‍‌​‍ ‌‌‍‌​​ ‌‌​ ‌‌​ ‌​​‍ ‌​ ‌​​ ‌‍​ ‍​‌‍‌‍​‍ ‌‌‍​‌‌‍​‌​ ‌‍​ ‍​​‍ ‌​ ‌‍‌‍​ ‌‍‌‌​ ​ ​ ‌‌​ ‌‌‌‍​‍‌‍​‍​ ‌​​ ‌‍‌‍​‌‌‍​‌​‍‌‍‌ ‌​‌ ‍‌‌ ​​‌‍‌‌​ ‌‌‍​‌‌ ​‍‌ ‌​‌‍‍‌‌‍​ ‌‍ ​‌‍‌‌​‍‌‍‌ ​​‌‍​‌‌ ‌​‌‍‍​​ ‌‌‍​ ‌‍ ‌‍ ‍‌ ‌​‌‍‌‌‌‍ ‍‌ ‌​‌​ ‌‌‍​‌‌ ‌​‌ ​‍‌‍‍‌‌ ‍​​‍‌‌​ ‌‌‌​​‍‌‌ ‌‍‍ ‌‍‌‌‌ ‍‌​‍‌‌​ ​ ‌​‌​​‍‌‌​ ​ ‌​‌​​‍‌‌​ ​‍​ ​‍​ ‍​​ ‌​​ ​​‌‍‌​​ ‌‍‌‍‌‌​ ‍‌​ ‌‍​ ‌​​ ​​‌‍​ ‌‍​ ​‍‌‌​ ​‍​ ​‍​‍‌‌​ ‌‌‌​‌​​‍ ‍‌‍​ ‌‍ ‌‍ ‍‌ ‌​‌‍‌‌‌‍ ‍‌ ‌​​‍‌‌​ ‌‌‌​​‍‌‌ ‌‍‍ ‌‍‌‌‌ ‍‌​‍‌‌​ ​ ‌​‌​​‍‌‌​ ​ ‌​‌​​‍‌‌​ ​‍​ ​‍‌‍‌‍​ ​‍​ ‌‍​ ​ ‌‍‌‌‌‍​ ​ ‌ ​ ‌‍‌‍​ ​ ​ ​ ​ ​ ‌‌​‍‌‌​ ​‍​ ​‍​‍‌‌​ ‌‌‌​‌​​‍ ‍‌‍​ ‌‍‍​‌‍‍‌‌‍ ​‌‍‌​‌ ​‍‌‍‌‌‌‍ ‍​‍‌‌​ ‌‌‌​​‍‌‌ ‌‍‍ ‌‍‌‌‌ ‍‌​‍‌‌​ ​ ‌​‌​​‍‌‌​ ​ ‌​‌​​‍‌‌​ ​‍​ ​‍​ ‌‌​ ‍​​ ‍‌‌‍‌‍​ ‌ ​ ‍​‌‍‌​​ ‍​​ ‍​​ ‍​‌‍‌‌‌‍‌​​‍‌‌​ ​‍​ ​‍​‍‌‌​ ‌‌‌​‌​​‍ ‍‌ ‌​‌‍‌‌‌ ‍​‌ ‌​​‍‌‍‌ ​​‌‍‌‌‌ ​‍‌ ​ ‌ ​​‌‍‌‌‌‍​ ‌ ‌​‌‍‍‌‌ ‌‍‌‍‌‌​ ‌‌ ​​‌ ‌‌‌‍​‍‌‍ ​‌‍‍‌‌ ​ ‌‍‍​‌‍‌‌‌‍‌​​‍​‍‌ ‌
Liberty Outback Fuel Centre Bourke has a well-
stocked convenience store on site -handy whether
you're fuelling up for a long haul or just need to
restock on the road.​​​​‌ ‍ ​‍​‍‌‍ ‌ ​‍‌‍‍‌‌‍‌ ‌‍‍‌‌‍ ‍​‍​‍​ ‍‍​‍​‍‌ ​ ‌‍​‌‌‍ ‍‌‍‍‌‌ ‌​‌ ‍‌​‍ ‍‌‍‍‌‌‍ ​‍​‍​‍ ​​‍​‍‌‍‍​‌ ​‍‌‍‌‌‌‍‌‍​‍​‍​ ‍‍​‍​‍‌‍‍​‌ ‌​‌ ‌​‌ ​​‌ ​ ​ ‍‍​‍ ​‍ ‌‍ ​‌‍‍‌‌‍​‍‌‍‌‌‌ ​‍‌ ‌​‌ ‍‌​‍ ‌‌ ​ ‌ ‌​‌ ‌‌‌‍‌​‌‍‍‌‌‍ ​‍ ‍‌ ‌‍‌‍‌‌‌ ​‍‌‍​ ‌‍‌‌‌‍ ​​‍ ‍‌‍​‌‌ ​​‌ ​​​‍ ‌‍‍‌‌‍ ‍‌ ‌​‌‍‌‌‌‍ ‍‌ ‌​​‍ ‌‍‌‌‌‍‌​‌‍‍‌‌ ‌​​‍ ‌‍ ‌‌‍ ‌‍‌​‌‍‌‌​ ‌‌ ​​‌ ​‍‌‍‌‌‌ ​ ‌‍‌‌‌‍ ‍‌ ‌​‌‍​‌‌ ‌​‌‍‍‌‌‍ ‌‍ ‍​ ‍ ‌‍‍‌‌‍‌​​ ‌‌‍​‌​ ‍​‌‍​‍‌‍‌‌‌‍​‌​ ​‍‌‍​ ​ ‍‌​‍ ‌‌‍‌​​ ‌‌​ ‌‌​ ‌​​‍ ‌​ ‌​​ ‌‍​ ‍​‌‍‌‍​‍ ‌‌‍​‌‌‍​‌​ ‌‍​ ‍​​‍ ‌​ ‌‍‌‍​ ‌‍‌‌​ ​ ​ ‌‌​ ‌‌‌‍​‍‌‍​‍​ ‌​​ ‌‍‌‍​‌‌‍​‌​ ‍ ‌ ‌​‌ ‍‌‌ ​​‌‍‌‌​ ‌‌‍​‌‌ ​‍‌ ‌​‌‍‍‌‌‍​ ‌‍ ​‌‍‌‌​ ‍ ‌ ​​‌‍​‌‌ ‌​‌‍‍​​ ‌‌‍​ ‌‍ ‌‍ ‍‌ ‌​‌‍‌‌‌‍ ‍‌ ‌​‌​ ‌‌‍​‌‌ ‌​‌ ​‍‌‍‍‌‌ ‍​​‍‌‌​ ‌‌‌​​‍‌‌ ‌‍‍ ‌‍‌‌‌ ‍‌​‍‌‌​ ​ ‌​‌​​‍‌‌​ ​ ‌​‌​​‍‌‌​ ​‍​ ​‍​ ‍​​ ‌​​ ​​‌‍‌​​ ‌‍‌‍‌‌​ ‍‌​ ‌‍​ ‌​​ ​​‌‍​ ‌‍​ ​‍‌‌​ ​‍​ ​‍​‍‌‌​ ‌‌‌​‌​​‍ ‍‌‍​ ‌‍ ‌‍ ‍‌ ‌​‌‍‌‌‌‍ ‍‌ ‌​​‍‌‌​ ‌‌‌​​‍‌‌ ‌‍‍ ‌‍‌‌‌ ‍‌​‍‌‌​ ​ ‌​‌​​‍‌‌​ ​ ‌​‌​​‍‌‌​ ​‍​ ​‍​ ‌‍​ ‌‍​ ‌​‌‍‌‌‌‍‌​​ ​​​ ​‍​ ​‍‌‍​‍‌‍‌‌‌‍​‍​ ‍‌​‍‌‌​ ​‍​ ​‍​‍‌‌​ ‌‌‌​‌​​‍ ‍‌‍​ ‌‍‍​‌‍‍‌‌‍ ​‌‍‌​‌ ​‍‌‍‌‌‌‍ ‍​‍‌‌​ ‌‌‌​​‍‌‌ ‌‍‍ ‌‍‌‌‌ ‍‌​‍‌‌​ ​ ‌​‌​​‍‌‌​ ​ ‌​‌​​‍‌‌​ ​‍​ ​‍​ ​‌​ ​ ‌‍‌‍‌‍​ ​ ‌ ‌‍‌​‌‍‌​​ ‍‌​ ​​​ ‍‌‌‍​‌‌‍​‍​‍‌‌​ ​‍​ ​‍​‍‌‌​ ‌‌‌​‌​​‍ ‍‌ ‌​‌‍‌‌‌ ‍​‌ ‌​​ ‌‍​‍‌‍​‌‌ ​ ‌‍‌‌‌‌‌‌‌ ​‍‌‍ ​​ ‌‌‍‍​‌ ‌​‌ ‌​‌ ​​‌ ​ ​‍‌‌​ ​ ‌​​‌​‍‌‌​ ​‍‌​‌‍​‍‌‌​ ​‍‌​‌‍‌‍ ​‌‍‍‌‌‍​‍‌‍‌‌‌ ​‍‌ ‌​‌ ‍‌​‍ ‌‌ ​ ‌ ‌​‌ ‌‌‌‍‌​‌‍‍‌‌‍ ​‍ ‍‌ ‌‍‌‍‌‌‌ ​‍‌‍​ ‌‍‌‌‌‍ ​​‍ ‍‌‍​‌‌ ​​‌ ​​​‍‌‍‌‍‍‌‌‍‌​​ ‌‌‍​‌​ ‍​‌‍​‍‌‍‌‌‌‍​‌​ ​‍‌‍​ ​ ‍‌​‍ ‌‌‍‌​​ ‌‌​ ‌‌​ ‌​​‍ ‌​ ‌​​ ‌‍​ ‍​‌‍‌‍​‍ ‌‌‍​‌‌‍​‌​ ‌‍​ ‍​​‍ ‌​ ‌‍‌‍​ ‌‍‌‌​ ​ ​ ‌‌​ ‌‌‌‍​‍‌‍​‍​ ‌​​ ‌‍‌‍​‌‌‍​‌​‍‌‍‌ ‌​‌ ‍‌‌ ​​‌‍‌‌​ ‌‌‍​‌‌ ​‍‌ ‌​‌‍‍‌‌‍​ ‌‍ ​‌‍‌‌​‍‌‍‌ ​​‌‍​‌‌ ‌​‌‍‍​​ ‌‌‍​ ‌‍ ‌‍ ‍‌ ‌​‌‍‌‌‌‍ ‍‌ ‌​‌​ ‌‌‍​‌‌ ‌​‌ ​‍‌‍‍‌‌ ‍​​‍‌‌​ ‌‌‌​​‍‌‌ ‌‍‍ ‌‍‌‌‌ ‍‌​‍‌‌​ ​ ‌​‌​​‍‌‌​ ​ ‌​‌​​‍‌‌​ ​‍​ ​‍​ ‍​​ ‌​​ ​​‌‍‌​​ ‌‍‌‍‌‌​ ‍‌​ ‌‍​ ‌​​ ​​‌‍​ ‌‍​ ​‍‌‌​ ​‍​ ​‍​‍‌‌​ ‌‌‌​‌​​‍ ‍‌‍​ ‌‍ ‌‍ ‍‌ ‌​‌‍‌‌‌‍ ‍‌ ‌​​‍‌‌​ ‌‌‌​​‍‌‌ ‌‍‍ ‌‍‌‌‌ ‍‌​‍‌‌​ ​ ‌​‌​​‍‌‌​ ​ ‌​‌​​‍‌‌​ ​‍​ ​‍​ ‌‍​ ‌‍​ ‌​‌‍‌‌‌‍‌​​ ​​​ ​‍​ ​‍‌‍​‍‌‍‌‌‌‍​‍​ ‍‌​‍‌‌​ ​‍​ ​‍​‍‌‌​ ‌‌‌​‌​​‍ ‍‌‍​ ‌‍‍​‌‍‍‌‌‍ ​‌‍‌​‌ ​‍‌‍‌‌‌‍ ‍​‍‌‌​ ‌‌‌​​‍‌‌ ‌‍‍ ‌‍‌‌‌ ‍‌​‍‌‌​ ​ ‌​‌​​‍‌‌​ ​ ‌​‌​​‍‌‌​ ​‍​ ​‍​ ​‌​ ​ ‌‍‌‍‌‍​ ​ ‌ ‌‍‌​‌‍‌​​ ‍‌​ ​​​ ‍‌‌‍​‌‌‍​‍​‍‌‌​ ​‍​ ​‍​‍‌‌​ ‌‌‌​‌​​‍ ‍‌ ‌​‌‍‌‌‌ ‍​‌ ‌​​‍‌‍‌ ​​‌‍‌‌‌ ​‍‌ ​ ‌ ​​‌‍‌‌‌‍​ ‌ ‌​‌‍‍‌‌ ‌‍‌‍‌‌​ ‌‌ ​​‌ ‌‌‌‍​‍‌‍ ​‌‍‍‌‌ ​ ‌‍‍​‌‍‌‌‌‍‌​​‍​‍‌ ‌
The store carries:​​​​‌ ‍ ​‍​‍‌‍ ‌ ​‍‌‍‍‌‌‍‌ ‌‍‍‌‌‍ ‍​‍​‍​ ‍‍​‍​‍‌ ​ ‌‍​‌‌‍ ‍‌‍‍‌‌ ‌​‌ ‍‌​‍ ‍‌‍‍‌‌‍ ​‍​‍​‍ ​​‍​‍‌‍‍​‌ ​‍‌‍‌‌‌‍‌‍​‍​‍​ ‍‍​‍​‍‌‍‍​‌ ‌​‌ ‌​‌ ​​‌ ​ ​ ‍‍​‍ ​‍ ‌‍ ​‌‍‍‌‌‍​‍‌‍‌‌‌ ​‍‌ ‌​‌ ‍‌​‍ ‌‌ ​ ‌ ‌​‌ ‌‌‌‍‌​‌‍‍‌‌‍ ​‍ ‍‌ ‌‍‌‍‌‌‌ ​‍‌‍​ ‌‍‌‌‌‍ ​​‍ ‍‌‍​‌‌ ​​‌ ​​​‍ ‌‍‍‌‌‍ ‍‌ ‌​‌‍‌‌‌‍ ‍‌ ‌​​‍ ‌‍‌‌‌‍‌​‌‍‍‌‌ ‌​​‍ ‌‍ ‌‌‍ ‌‍‌​‌‍‌‌​ ‌‌ ​​‌ ​‍‌‍‌‌‌ ​ ‌‍‌‌‌‍ ‍‌ ‌​‌‍​‌‌ ‌​‌‍‍‌‌‍ ‌‍ ‍​ ‍ ‌‍‍‌‌‍‌​​ ‌‌‍​‌​ ‍​‌‍​‍‌‍‌‌‌‍​‌​ ​‍‌‍​ ​ ‍‌​‍ ‌‌‍‌​​ ‌‌​ ‌‌​ ‌​​‍ ‌​ ‌​​ ‌‍​ ‍​‌‍‌‍​‍ ‌‌‍​‌‌‍​‌​ ‌‍​ ‍​​‍ ‌​ ‌‍‌‍​ ‌‍‌‌​ ​ ​ ‌‌​ ‌‌‌‍​‍‌‍​‍​ ‌​​ ‌‍‌‍​‌‌‍​‌​ ‍ ‌ ‌​‌ ‍‌‌ ​​‌‍‌‌​ ‌‌‍​‌‌ ​‍‌ ‌​‌‍‍‌‌‍​ ‌‍ ​‌‍‌‌​ ‍ ‌ ​​‌‍​‌‌ ‌​‌‍‍​​ ‌‌‍​ ‌‍ ‌‍ ‍‌ ‌​‌‍‌‌‌‍ ‍‌ ‌​‌​ ‌‌‍​‌‌ ‌​‌ ​‍‌‍‍‌‌ ‍​​‍‌‌​ ‌‌‌​​‍‌‌ ‌‍‍ ‌‍‌‌‌ ‍‌​‍‌‌​ ​ ‌​‌​​‍‌‌​ ​ ‌​‌​​‍‌‌​ ​‍​ ​‍​ ‍​​ ‌​​ ​​‌‍‌​​ ‌‍‌‍‌‌​ ‍‌​ ‌‍​ ‌​​ ​​‌‍​ ‌‍​ ​‍‌‌​ ​‍​ ​‍​‍‌‌​ ‌‌‌​‌​​‍ ‍‌‍​ ‌‍ ‌‍ ‍‌ ‌​‌‍‌‌‌‍ ‍‌ ‌​​‍‌‌​ ‌‌‌​​‍‌‌ ‌‍‍ ‌‍‌‌‌ ‍‌​‍‌‌​ ​ ‌​‌​​‍‌‌​ ​ ‌​‌​​‍‌‌​ ​‍​ ​‍‌‍‌​‌‍​ ​ ‌ ​ ​‌‌‍‌‌‌‍​‌​ ‍​‌‍​‌‌‍​ ‌‍‌‌​ ‍‌​ ​ ​‍‌‌​ ​‍​ ​‍​‍‌‌​ ‌‌‌​‌​​‍ ‍‌‍​ ‌‍‍​‌‍‍‌‌‍ ​‌‍‌​‌ ​‍‌‍‌‌‌‍ ‍​‍‌‌​ ‌‌‌​​‍‌‌ ‌‍‍ ‌‍‌‌‌ ‍‌​‍‌‌​ ​ ‌​‌​​‍‌‌​ ​ ‌​‌​​‍‌‌​ ​‍​ ​‍​ ​​‌‍‌‌​ ‌‌​ ‌ ​ ‌‍​ ‍​​ ‌‌​ ​ ​ ‌‌​ ​‍​ ​ ​ ​​​‍‌‌​ ​‍​ ​‍​‍‌‌​ ‌‌‌​‌​​‍ ‍‌ ‌​‌‍‌‌‌ ‍​‌ ‌​​ ‌‍​‍‌‍​‌‌ ​ ‌‍‌‌‌‌‌‌‌ ​‍‌‍ ​​ ‌‌‍‍​‌ ‌​‌ ‌​‌ ​​‌ ​ ​‍‌‌​ ​ ‌​​‌​‍‌‌​ ​‍‌​‌‍​‍‌‌​ ​‍‌​‌‍‌‍ ​‌‍‍‌‌‍​‍‌‍‌‌‌ ​‍‌ ‌​‌ ‍‌​‍ ‌‌ ​ ‌ ‌​‌ ‌‌‌‍‌​‌‍‍‌‌‍ ​‍ ‍‌ ‌‍‌‍‌‌‌ ​‍‌‍​ ‌‍‌‌‌‍ ​​‍ ‍‌‍​‌‌ ​​‌ ​​​‍‌‍‌‍‍‌‌‍‌​​ ‌‌‍​‌​ ‍​‌‍​‍‌‍‌‌‌‍​‌​ ​‍‌‍​ ​ ‍‌​‍ ‌‌‍‌​​ ‌‌​ ‌‌​ ‌​​‍ ‌​ ‌​​ ‌‍​ ‍​‌‍‌‍​‍ ‌‌‍​‌‌‍​‌​ ‌‍​ ‍​​‍ ‌​ ‌‍‌‍​ ‌‍‌‌​ ​ ​ ‌‌​ ‌‌‌‍​‍‌‍​‍​ ‌​​ ‌‍‌‍​‌‌‍​‌​‍‌‍‌ ‌​‌ ‍‌‌ ​​‌‍‌‌​ ‌‌‍​‌‌ ​‍‌ ‌​‌‍‍‌‌‍​ ‌‍ ​‌‍‌‌​‍‌‍‌ ​​‌‍​‌‌ ‌​‌‍‍​​ ‌‌‍​ ‌‍ ‌‍ ‍‌ ‌​‌‍‌‌‌‍ ‍‌ ‌​‌​ ‌‌‍​‌‌ ‌​‌ ​‍‌‍‍‌‌ ‍​​‍‌‌​ ‌‌‌​​‍‌‌ ‌‍‍ ‌‍‌‌‌ ‍‌​‍‌‌​ ​ ‌​‌​​‍‌‌​ ​ ‌​‌​​‍‌‌​ ​‍​ ​‍​ ‍​​ ‌​​ ​​‌‍‌​​ ‌‍‌‍‌‌​ ‍‌​ ‌‍​ ‌​​ ​​‌‍​ ‌‍​ ​‍‌‌​ ​‍​ ​‍​‍‌‌​ ‌‌‌​‌​​‍ ‍‌‍​ ‌‍ ‌‍ ‍‌ ‌​‌‍‌‌‌‍ ‍‌ ‌​​‍‌‌​ ‌‌‌​​‍‌‌ ‌‍‍ ‌‍‌‌‌ ‍‌​‍‌‌​ ​ ‌​‌​​‍‌‌​ ​ ‌​‌​​‍‌‌​ ​‍​ ​‍‌‍‌​‌‍​ ​ ‌ ​ ​‌‌‍‌‌‌‍​‌​ ‍​‌‍​‌‌‍​ ‌‍‌‌​ ‍‌​ ​ ​‍‌‌​ ​‍​ ​‍​‍‌‌​ ‌‌‌​‌​​‍ ‍‌‍​ ‌‍‍​‌‍‍‌‌‍ ​‌‍‌​‌ ​‍‌‍‌‌‌‍ ‍​‍‌‌​ ‌‌‌​​‍‌‌ ‌‍‍ ‌‍‌‌‌ ‍‌​‍‌‌​ ​ ‌​‌​​‍‌‌​ ​ ‌​‌​​‍‌‌​ ​‍​ ​‍​ ​​‌‍‌‌​ ‌‌​ ‌ ​ ‌‍​ ‍​​ ‌‌​ ​ ​ ‌‌​ ​‍​ ​ ​ ​​​‍‌‌​ ​‍​ ​‍​‍‌‌​ ‌‌‌​‌​​‍ ‍‌ ‌​‌‍‌‌‌ ‍​‌ ‌​​‍‌‍‌ ​​‌‍‌‌‌ ​‍‌ ​ ‌ ​​‌‍‌‌‌‍​ ‌ ‌​‌‍‍‌‌ ‌‍‌‍‌‌​ ‌‌ ​​‌ ‌‌‌‍​‍‌‍ ​‌‍‍‌‌ ​ ‌‍‍​‌‍‌‌‌‍‌​​‍​‍‌ ‌
Pies, sausage rolls and pasties​​​​‌ ‍ ​‍​‍‌‍ ‌ ​‍‌‍‍‌‌‍‌ ‌‍‍‌‌‍ ‍​‍​‍​ ‍‍​‍​‍‌ ​ ‌‍​‌‌‍ ‍‌‍‍‌‌ ‌​‌ ‍‌​‍ ‍‌‍‍‌‌‍ ​‍​‍​‍ ​​‍​‍‌‍‍​‌ ​‍‌‍‌‌‌‍‌‍​‍​‍​ ‍‍​‍​‍‌‍‍​‌ ‌​‌ ‌​‌ ​​‌ ​ ​ ‍‍​‍ ​‍ ‌‍ ​‌‍‍‌‌‍​‍‌‍‌‌‌ ​‍‌ ‌​‌ ‍‌​‍ ‌‌ ​ ‌ ‌​‌ ‌‌‌‍‌​‌‍‍‌‌‍ ​‍ ‍‌ ‌‍‌‍‌‌‌ ​‍‌‍​ ‌‍‌‌‌‍ ​​‍ ‍‌‍​‌‌ ​​‌ ​​​‍ ‌‍‍‌‌‍ ‍‌ ‌​‌‍‌‌‌‍ ‍‌ ‌​​‍ ‌‍‌‌‌‍‌​‌‍‍‌‌ ‌​​‍ ‌‍ ‌‌‍ ‌‍‌​‌‍‌‌​ ‌‌ ​​‌ ​‍‌‍‌‌‌ ​ ‌‍‌‌‌‍ ‍‌ ‌​‌‍​‌‌ ‌​‌‍‍‌‌‍ ‌‍ ‍​ ‍ ‌‍‍‌‌‍‌​​ ‌‌‍​‌​ ‍​‌‍​‍‌‍‌‌‌‍​‌​ ​‍‌‍​ ​ ‍‌​‍ ‌‌‍‌​​ ‌‌​ ‌‌​ ‌​​‍ ‌​ ‌​​ ‌‍​ ‍​‌‍‌‍​‍ ‌‌‍​‌‌‍​‌​ ‌‍​ ‍​​‍ ‌​ ‌‍‌‍​ ‌‍‌‌​ ​ ​ ‌‌​ ‌‌‌‍​‍‌‍​‍​ ‌​​ ‌‍‌‍​‌‌‍​‌​ ‍ ‌ ‌​‌ ‍‌‌ ​​‌‍‌‌​ ‌‌‍​‌‌ ​‍‌ ‌​‌‍‍‌‌‍​ ‌‍ ​‌‍‌‌​ ‍ ‌ ​​‌‍​‌‌ ‌​‌‍‍​​ ‌‌‍​ ‌‍ ‌‍ ‍‌ ‌​‌‍‌‌‌‍ ‍‌ ‌​‌​ ‌‌‍​‌‌ ‌​‌ ​‍‌‍‍‌‌ ‍​​‍‌‌​ ‌‌‌​​‍‌‌ ‌‍‍ ‌‍‌‌‌ ‍‌​‍‌‌​ ​ ‌​‌​​‍‌‌​ ​ ‌​‌​​‍‌‌​ ​‍​ ​‍​ ‍​​ ‌​​ ​​‌‍‌​​ ‌‍‌‍‌‌​ ‍‌​ ‌‍​ ‌​​ ​​‌‍​ ‌‍​ ​‍‌‌​ ​‍​ ​‍​‍‌‌​ ‌‌‌​‌​​‍ ‍‌‍​ ‌‍ ‌‍ ‍‌ ‌​‌‍‌‌‌‍ ‍‌ ‌​​‍‌‌​ ‌‌‌​​‍‌‌ ‌‍‍ ‌‍‌‌‌ ‍‌​‍‌‌​ ​ ‌​‌​​‍‌‌​ ​ ‌​‌​​‍‌‌​ ​‍​ ​‍​ ​ ​ ​‍‌‍‌​‌‍​ ​ ‌‍​ ‌‍​ ‍​‌‍​‍‌‍‌‍‌‍‌‌​ ‌‌​ ‌ ​‍‌‌​ ​‍​ ​‍​‍‌‌​ ‌‌‌​‌​​‍ ‍‌‍​ ‌‍‍​‌‍‍‌‌‍ ​‌‍‌​‌ ​‍‌‍‌‌‌‍ ‍​‍‌‌​ ‌‌‌​​‍‌‌ ‌‍‍ ‌‍‌‌‌ ‍‌​‍‌‌​ ​ ‌​‌​​‍‌‌​ ​ ‌​‌​​‍‌‌​ ​‍​ ​‍‌‍​ ​ ​​‌‍‌‌‌‍‌​‌‍​ ​ ‍‌‌‍​ ‌‍​‍​ ​‍​ ‍​‌‍​‌​ ‌ ​‍‌‌​ ​‍​ ​‍​‍‌‌​ ‌‌‌​‌​​‍ ‍‌ ‌​‌‍‌‌‌ ‍​‌ ‌​​ ‌‍​‍‌‍​‌‌ ​ ‌‍‌‌‌‌‌‌‌ ​‍‌‍ ​​ ‌‌‍‍​‌ ‌​‌ ‌​‌ ​​‌ ​ ​‍‌‌​ ​ ‌​​‌​‍‌‌​ ​‍‌​‌‍​‍‌‌​ ​‍‌​‌‍‌‍ ​‌‍‍‌‌‍​‍‌‍‌‌‌ ​‍‌ ‌​‌ ‍‌​‍ ‌‌ ​ ‌ ‌​‌ ‌‌‌‍‌​‌‍‍‌‌‍ ​‍ ‍‌ ‌‍‌‍‌‌‌ ​‍‌‍​ ‌‍‌‌‌‍ ​​‍ ‍‌‍​‌‌ ​​‌ ​​​‍‌‍‌‍‍‌‌‍‌​​ ‌‌‍​‌​ ‍​‌‍​‍‌‍‌‌‌‍​‌​ ​‍‌‍​ ​ ‍‌​‍ ‌‌‍‌​​ ‌‌​ ‌‌​ ‌​​‍ ‌​ ‌​​ ‌‍​ ‍​‌‍‌‍​‍ ‌‌‍​‌‌‍​‌​ ‌‍​ ‍​​‍ ‌​ ‌‍‌‍​ ‌‍‌‌​ ​ ​ ‌‌​ ‌‌‌‍​‍‌‍​‍​ ‌​​ ‌‍‌‍​‌‌‍​‌​‍‌‍‌ ‌​‌ ‍‌‌ ​​‌‍‌‌​ ‌‌‍​‌‌ ​‍‌ ‌​‌‍‍‌‌‍​ ‌‍ ​‌‍‌‌​‍‌‍‌ ​​‌‍​‌‌ ‌​‌‍‍​​ ‌‌‍​ ‌‍ ‌‍ ‍‌ ‌​‌‍‌‌‌‍ ‍‌ ‌​‌​ ‌‌‍​‌‌ ‌​‌ ​‍‌‍‍‌‌ ‍​​‍‌‌​ ‌‌‌​​‍‌‌ ‌‍‍ ‌‍‌‌‌ ‍‌​‍‌‌​ ​ ‌​‌​​‍‌‌​ ​ ‌​‌​​‍‌‌​ ​‍​ ​‍​ ‍​​ ‌​​ ​​‌‍‌​​ ‌‍‌‍‌‌​ ‍‌​ ‌‍​ ‌​​ ​​‌‍​ ‌‍​ ​‍‌‌​ ​‍​ ​‍​‍‌‌​ ‌‌‌​‌​​‍ ‍‌‍​ ‌‍ ‌‍ ‍‌ ‌​‌‍‌‌‌‍ ‍‌ ‌​​‍‌‌​ ‌‌‌​​‍‌‌ ‌‍‍ ‌‍‌‌‌ ‍‌​‍‌‌​ ​ ‌​‌​​‍‌‌​ ​ ‌​‌​​‍‌‌​ ​‍​ ​‍​ ​ ​ ​‍‌‍‌​‌‍​ ​ ‌‍​ ‌‍​ ‍​‌‍​‍‌‍‌‍‌‍‌‌​ ‌‌​ ‌ ​‍‌‌​ ​‍​ ​‍​‍‌‌​ ‌‌‌​‌​​‍ ‍‌‍​ ‌‍‍​‌‍‍‌‌‍ ​‌‍‌​‌ ​‍‌‍‌‌‌‍ ‍​‍‌‌​ ‌‌‌​​‍‌‌ ‌‍‍ ‌‍‌‌‌ ‍‌​‍‌‌​ ​ ‌​‌​​‍‌‌​ ​ ‌​‌​​‍‌‌​ ​‍​ ​‍‌‍​ ​ ​​‌‍‌‌‌‍‌​‌‍​ ​ ‍‌‌‍​ ‌‍​‍​ ​‍​ ‍​‌‍​‌​ ‌ ​‍‌‌​ ​‍​ ​‍​‍‌‌​ ‌‌‌​‌​​‍ ‍‌ ‌​‌‍‌‌‌ ‍​‌ ‌​​‍‌‍‌ ​​‌‍‌‌‌ ​‍‌ ​ ‌ ​​‌‍‌‌‌‍​ ‌ ‌​‌‍‍‌‌ ‌‍‌‍‌‌​ ‌‌ ​​‌ ‌‌‌‍​‍‌‍ ​‌‍‍‌‌ ​ ‌‍‍​‌‍‌‌‌‍‌​​‍​‍‌ ‌
Soft drinks, bottled water, iced tea and flavoured
milks​​​​‌ ‍ ​‍​‍‌‍ ‌ ​‍‌‍‍‌‌‍‌ ‌‍‍‌‌‍ ‍​‍​‍​ ‍‍​‍​‍‌ ​ ‌‍​‌‌‍ ‍‌‍‍‌‌ ‌​‌ ‍‌​‍ ‍‌‍‍‌‌‍ ​‍​‍​‍ ​​‍​‍‌‍‍​‌ ​‍‌‍‌‌‌‍‌‍​‍​‍​ ‍‍​‍​‍‌‍‍​‌ ‌​‌ ‌​‌ ​​‌ ​ ​ ‍‍​‍ ​‍ ‌‍ ​‌‍‍‌‌‍​‍‌‍‌‌‌ ​‍‌ ‌​‌ ‍‌​‍ ‌‌ ​ ‌ ‌​‌ ‌‌‌‍‌​‌‍‍‌‌‍ ​‍ ‍‌ ‌‍‌‍‌‌‌ ​‍‌‍​ ‌‍‌‌‌‍ ​​‍ ‍‌‍​‌‌ ​​‌ ​​​‍ ‌‍‍‌‌‍ ‍‌ ‌​‌‍‌‌‌‍ ‍‌ ‌​​‍ ‌‍‌‌‌‍‌​‌‍‍‌‌ ‌​​‍ ‌‍ ‌‌‍ ‌‍‌​‌‍‌‌​ ‌‌ ​​‌ ​‍‌‍‌‌‌ ​ ‌‍‌‌‌‍ ‍‌ ‌​‌‍​‌‌ ‌​‌‍‍‌‌‍ ‌‍ ‍​ ‍ ‌‍‍‌‌‍‌​​ ‌‌‍​‌​ ‍​‌‍​‍‌‍‌‌‌‍​‌​ ​‍‌‍​ ​ ‍‌​‍ ‌‌‍‌​​ ‌‌​ ‌‌​ ‌​​‍ ‌​ ‌​​ ‌‍​ ‍​‌‍‌‍​‍ ‌‌‍​‌‌‍​‌​ ‌‍​ ‍​​‍ ‌​ ‌‍‌‍​ ‌‍‌‌​ ​ ​ ‌‌​ ‌‌‌‍​‍‌‍​‍​ ‌​​ ‌‍‌‍​‌‌‍​‌​ ‍ ‌ ‌​‌ ‍‌‌ ​​‌‍‌‌​ ‌‌‍​‌‌ ​‍‌ ‌​‌‍‍‌‌‍​ ‌‍ ​‌‍‌‌​ ‍ ‌ ​​‌‍​‌‌ ‌​‌‍‍​​ ‌‌‍​ ‌‍ ‌‍ ‍‌ ‌​‌‍‌‌‌‍ ‍‌ ‌​‌​ ‌‌‍​‌‌ ‌​‌ ​‍‌‍‍‌‌ ‍​​‍‌‌​ ‌‌‌​​‍‌‌ ‌‍‍ ‌‍‌‌‌ ‍‌​‍‌‌​ ​ ‌​‌​​‍‌‌​ ​ ‌​‌​​‍‌‌​ ​‍​ ​‍​ ‍​​ ‌​​ ​​‌‍‌​​ ‌‍‌‍‌‌​ ‍‌​ ‌‍​ ‌​​ ​​‌‍​ ‌‍​ ​‍‌‌​ ​‍​ ​‍​‍‌‌​ ‌‌‌​‌​​‍ ‍‌‍​ ‌‍ ‌‍ ‍‌ ‌​‌‍‌‌‌‍ ‍‌ ‌​​‍‌‌​ ‌‌‌​​‍‌‌ ‌‍‍ ‌‍‌‌‌ ‍‌​‍‌‌​ ​ ‌​‌​​‍‌‌​ ​ ‌​‌​​‍‌‌​ ​‍​ ​‍‌‍​ ​ ‍​​ ​ ​ ​‍​ ​‌​ ‌ ​ ​ ​ ​‍‌‍​‍‌‍‌‍​ ‌ ​ ​​​‍‌‌​ ​‍​ ​‍​‍‌‌​ ‌‌‌​‌​​‍ ‍‌‍​ ‌‍‍​‌‍‍‌‌‍ ​‌‍‌​‌ ​‍‌‍‌‌‌‍ ‍​‍‌‌​ ‌‌‌​​‍‌‌ ‌‍‍ ‌‍‌‌‌ ‍‌​‍‌‌​ ​ ‌​‌​​‍‌‌​ ​ ‌​‌​​‍‌‌​ ​‍​ ​‍‌‍‌‍‌‍‌‍​ ‍​‌‍​‌‌‍​ ​ ‍‌‌‍‌‌​ ‌​‌‍​‌‌‍​‍​ ‍​‌‍​‌​‍‌‌​ ​‍​ ​‍​‍‌‌​ ‌‌‌​‌​​‍ ‍‌ ‌​‌‍‌‌‌ ‍​‌ ‌​​ ‌‍​‍‌‍​‌‌ ​ ‌‍‌‌‌‌‌‌‌ ​‍‌‍ ​​ ‌‌‍‍​‌ ‌​‌ ‌​‌ ​​‌ ​ ​‍‌‌​ ​ ‌​​‌​‍‌‌​ ​‍‌​‌‍​‍‌‌​ ​‍‌​‌‍‌‍ ​‌‍‍‌‌‍​‍‌‍‌‌‌ ​‍‌ ‌​‌ ‍‌​‍ ‌‌ ​ ‌ ‌​‌ ‌‌‌‍‌​‌‍‍‌‌‍ ​‍ ‍‌ ‌‍‌‍‌‌‌ ​‍‌‍​ ‌‍‌‌‌‍ ​​‍ ‍‌‍​‌‌ ​​‌ ​​​‍‌‍‌‍‍‌‌‍‌​​ ‌‌‍​‌​ ‍​‌‍​‍‌‍‌‌‌‍​‌​ ​‍‌‍​ ​ ‍‌​‍ ‌‌‍‌​​ ‌‌​ ‌‌​ ‌​​‍ ‌​ ‌​​ ‌‍​ ‍​‌‍‌‍​‍ ‌‌‍​‌‌‍​‌​ ‌‍​ ‍​​‍ ‌​ ‌‍‌‍​ ‌‍‌‌​ ​ ​ ‌‌​ ‌‌‌‍​‍‌‍​‍​ ‌​​ ‌‍‌‍​‌‌‍​‌​‍‌‍‌ ‌​‌ ‍‌‌ ​​‌‍‌‌​ ‌‌‍​‌‌ ​‍‌ ‌​‌‍‍‌‌‍​ ‌‍ ​‌‍‌‌​‍‌‍‌ ​​‌‍​‌‌ ‌​‌‍‍​​ ‌‌‍​ ‌‍ ‌‍ ‍‌ ‌​‌‍‌‌‌‍ ‍‌ ‌​‌​ ‌‌‍​‌‌ ‌​‌ ​‍‌‍‍‌‌ ‍​​‍‌‌​ ‌‌‌​​‍‌‌ ‌‍‍ ‌‍‌‌‌ ‍‌​‍‌‌​ ​ ‌​‌​​‍‌‌​ ​ ‌​‌​​‍‌‌​ ​‍​ ​‍​ ‍​​ ‌​​ ​​‌‍‌​​ ‌‍‌‍‌‌​ ‍‌​ ‌‍​ ‌​​ ​​‌‍​ ‌‍​ ​‍‌‌​ ​‍​ ​‍​‍‌‌​ ‌‌‌​‌​​‍ ‍‌‍​ ‌‍ ‌‍ ‍‌ ‌​‌‍‌‌‌‍ ‍‌ ‌​​‍‌‌​ ‌‌‌​​‍‌‌ ‌‍‍ ‌‍‌‌‌ ‍‌​‍‌‌​ ​ ‌​‌​​‍‌‌​ ​ ‌​‌​​‍‌‌​ ​‍​ ​‍‌‍​ ​ ‍​​ ​ ​ ​‍​ ​‌​ ‌ ​ ​ ​ ​‍‌‍​‍‌‍‌‍​ ‌ ​ ​​​‍‌‌​ ​‍​ ​‍​‍‌‌​ ‌‌‌​‌​​‍ ‍‌‍​ ‌‍‍​‌‍‍‌‌‍ ​‌‍‌​‌ ​‍‌‍‌‌‌‍ ‍​‍‌‌​ ‌‌‌​​‍‌‌ ‌‍‍ ‌‍‌‌‌ ‍‌​‍‌‌​ ​ ‌​‌​​‍‌‌​ ​ ‌​‌​​‍‌‌​ ​‍​ ​‍‌‍‌‍‌‍‌‍​ ‍​‌‍​‌‌‍​ ​ ‍‌‌‍‌‌​ ‌​‌‍​‌‌‍​‍​ ‍​‌‍​‌​‍‌‌​ ​‍​ ​‍​‍‌‌​ ‌‌‌​‌​​‍ ‍‌ ‌​‌‍‌‌‌ ‍​‌ ‌​​‍‌‍‌ ​​‌‍‌‌‌ ​‍‌ ​ ‌ ​​‌‍‌‌‌‍​ ‌ ‌​‌‍‍‌‌ ‌‍‌‍‌‌​ ‌‌ ​​‌ ‌‌‌‍​‍‌‍ ​‌‍‍‌‌ ​ ‌‍‍​‌‍‌‌‌‍‌​​‍​‍‌ ‌
The full Back o' Bourke Cordials range, including
Splashe Cola, Mandarin, Mint Freeze and
Creaming Soda​​​​‌ ‍ ​‍​‍‌‍ ‌ ​‍‌‍‍‌‌‍‌ ‌‍‍‌‌‍ ‍​‍​‍​ ‍‍​‍​‍‌ ​ ‌‍​‌‌‍ ‍‌‍‍‌‌ ‌​‌ ‍‌​‍ ‍‌‍‍‌‌‍ ​‍​‍​‍ ​​‍​‍‌‍‍​‌ ​‍‌‍‌‌‌‍‌‍​‍​‍​ ‍‍​‍​‍‌‍‍​‌ ‌​‌ ‌​‌ ​​‌ ​ ​ ‍‍​‍ ​‍ ‌‍ ​‌‍‍‌‌‍​‍‌‍‌‌‌ ​‍‌ ‌​‌ ‍‌​‍ ‌‌ ​ ‌ ‌​‌ ‌‌‌‍‌​‌‍‍‌‌‍ ​‍ ‍‌ ‌‍‌‍‌‌‌ ​‍‌‍​ ‌‍‌‌‌‍ ​​‍ ‍‌‍​‌‌ ​​‌ ​​​‍ ‌‍‍‌‌‍ ‍‌ ‌​‌‍‌‌‌‍ ‍‌ ‌​​‍ ‌‍‌‌‌‍‌​‌‍‍‌‌ ‌​​‍ ‌‍ ‌‌‍ ‌‍‌​‌‍‌‌​ ‌‌ ​​‌ ​‍‌‍‌‌‌ ​ ‌‍‌‌‌‍ ‍‌ ‌​‌‍​‌‌ ‌​‌‍‍‌‌‍ ‌‍ ‍​ ‍ ‌‍‍‌‌‍‌​​ ‌‌‍​‌​ ‍​‌‍​‍‌‍‌‌‌‍​‌​ ​‍‌‍​ ​ ‍‌​‍ ‌‌‍‌​​ ‌‌​ ‌‌​ ‌​​‍ ‌​ ‌​​ ‌‍​ ‍​‌‍‌‍​‍ ‌‌‍​‌‌‍​‌​ ‌‍​ ‍​​‍ ‌​ ‌‍‌‍​ ‌‍‌‌​ ​ ​ ‌‌​ ‌‌‌‍​‍‌‍​‍​ ‌​​ ‌‍‌‍​‌‌‍​‌​ ‍ ‌ ‌​‌ ‍‌‌ ​​‌‍‌‌​ ‌‌‍​‌‌ ​‍‌ ‌​‌‍‍‌‌‍​ ‌‍ ​‌‍‌‌​ ‍ ‌ ​​‌‍​‌‌ ‌​‌‍‍​​ ‌‌‍​ ‌‍ ‌‍ ‍‌ ‌​‌‍‌‌‌‍ ‍‌ ‌​‌​ ‌‌‍​‌‌ ‌​‌ ​‍‌‍‍‌‌ ‍​​‍‌‌​ ‌‌‌​​‍‌‌ ‌‍‍ ‌‍‌‌‌ ‍‌​‍‌‌​ ​ ‌​‌​​‍‌‌​ ​ ‌​‌​​‍‌‌​ ​‍​ ​‍​ ‍​​ ‌​​ ​​‌‍‌​​ ‌‍‌‍‌‌​ ‍‌​ ‌‍​ ‌​​ ​​‌‍​ ‌‍​ ​‍‌‌​ ​‍​ ​‍​‍‌‌​ ‌‌‌​‌​​‍ ‍‌‍​ ‌‍ ‌‍ ‍‌ ‌​‌‍‌‌‌‍ ‍‌ ‌​​‍‌‌​ ‌‌‌​​‍‌‌ ‌‍‍ ‌‍‌‌‌ ‍‌​‍‌‌​ ​ ‌​‌​​‍‌‌​ ​ ‌​‌​​‍‌‌​ ​‍​ ​‍​ ‌ ​ ‌​‌‍‌‌​ ‍​‌‍​ ​ ​​​ ​‍‌‍​ ‌‍​‍‌‍​ ‌‍​‍​ ‌‍​‍‌‌​ ​‍​ ​‍​‍‌‌​ ‌‌‌​‌​​‍ ‍‌‍​ ‌‍‍​‌‍‍‌‌‍ ​‌‍‌​‌ ​‍‌‍‌‌‌‍ ‍​‍‌‌​ ‌‌‌​​‍‌‌ ‌‍‍ ‌‍‌‌‌ ‍‌​‍‌‌​ ​ ‌​‌​​‍‌‌​ ​ ‌​‌​​‍‌‌​ ​‍​ ​‍​ ‍​​ ​‌​ ‍‌​ ‍​‌‍‌‍​ ‌ ‌‍‌‍​ ​​‌‍‌‌‌‍‌​​ ​​​ ‌​​‍‌‌​ ​‍​ ​‍​‍‌‌​ ‌‌‌​‌​​‍ ‍‌ ‌​‌‍‌‌‌ ‍​‌ ‌​​ ‌‍​‍‌‍​‌‌ ​ ‌‍‌‌‌‌‌‌‌ ​‍‌‍ ​​ ‌‌‍‍​‌ ‌​‌ ‌​‌ ​​‌ ​ ​‍‌‌​ ​ ‌​​‌​‍‌‌​ ​‍‌​‌‍​‍‌‌​ ​‍‌​‌‍‌‍ ​‌‍‍‌‌‍​‍‌‍‌‌‌ ​‍‌ ‌​‌ ‍‌​‍ ‌‌ ​ ‌ ‌​‌ ‌‌‌‍‌​‌‍‍‌‌‍ ​‍ ‍‌ ‌‍‌‍‌‌‌ ​‍‌‍​ ‌‍‌‌‌‍ ​​‍ ‍‌‍​‌‌ ​​‌ ​​​‍‌‍‌‍‍‌‌‍‌​​ ‌‌‍​‌​ ‍​‌‍​‍‌‍‌‌‌‍​‌​ ​‍‌‍​ ​ ‍‌​‍ ‌‌‍‌​​ ‌‌​ ‌‌​ ‌​​‍ ‌​ ‌​​ ‌‍​ ‍​‌‍‌‍​‍ ‌‌‍​‌‌‍​‌​ ‌‍​ ‍​​‍ ‌​ ‌‍‌‍​ ‌‍‌‌​ ​ ​ ‌‌​ ‌‌‌‍​‍‌‍​‍​ ‌​​ ‌‍‌‍​‌‌‍​‌​‍‌‍‌ ‌​‌ ‍‌‌ ​​‌‍‌‌​ ‌‌‍​‌‌ ​‍‌ ‌​‌‍‍‌‌‍​ ‌‍ ​‌‍‌‌​‍‌‍‌ ​​‌‍​‌‌ ‌​‌‍‍​​ ‌‌‍​ ‌‍ ‌‍ ‍‌ ‌​‌‍‌‌‌‍ ‍‌ ‌​‌​ ‌‌‍​‌‌ ‌​‌ ​‍‌‍‍‌‌ ‍​​‍‌‌​ ‌‌‌​​‍‌‌ ‌‍‍ ‌‍‌‌‌ ‍‌​‍‌‌​ ​ ‌​‌​​‍‌‌​ ​ ‌​‌​​‍‌‌​ ​‍​ ​‍​ ‍​​ ‌​​ ​​‌‍‌​​ ‌‍‌‍‌‌​ ‍‌​ ‌‍​ ‌​​ ​​‌‍​ ‌‍​ ​‍‌‌​ ​‍​ ​‍​‍‌‌​ ‌‌‌​‌​​‍ ‍‌‍​ ‌‍ ‌‍ ‍‌ ‌​‌‍‌‌‌‍ ‍‌ ‌​​‍‌‌​ ‌‌‌​​‍‌‌ ‌‍‍ ‌‍‌‌‌ ‍‌​‍‌‌​ ​ ‌​‌​​‍‌‌​ ​ ‌​‌​​‍‌‌​ ​‍​ ​‍​ ‌ ​ ‌​‌‍‌‌​ ‍​‌‍​ ​ ​​​ ​‍‌‍​ ‌‍​‍‌‍​ ‌‍​‍​ ‌‍​‍‌‌​ ​‍​ ​‍​‍‌‌​ ‌‌‌​‌​​‍ ‍‌‍​ ‌‍‍​‌‍‍‌‌‍ ​‌‍‌​‌ ​‍‌‍‌‌‌‍ ‍​‍‌‌​ ‌‌‌​​‍‌‌ ‌‍‍ ‌‍‌‌‌ ‍‌​‍‌‌​ ​ ‌​‌​​‍‌‌​ ​ ‌​‌​​‍‌‌​ ​‍​ ​‍​ ‍​​ ​‌​ ‍‌​ ‍​‌‍‌‍​ ‌ ‌‍‌‍​ ​​‌‍‌‌‌‍‌​​ ​​​ ‌​​‍‌‌​ ​‍​ ​‍​‍‌‌​ ‌‌‌​‌​​‍ ‍‌ ‌​‌‍‌‌‌ ‍​‌ ‌​​‍‌‍‌ ​​‌‍‌‌‌ ​‍‌ ​ ‌ ​​‌‍‌‌‌‍​ ‌ ‌​‌‍‍‌‌ ‌‍‌‍‌‌​ ‌‌ ​​‌ ‌‌‌‍​‍‌‍ ​‌‍‍‌‌ ​ ‌‍‍​‌‍‌‌‌‍‌​​‍​‍‌ ‌
Packet chips, chocolate and confectionery​​​​‌ ‍ ​‍​‍‌‍ ‌ ​‍‌‍‍‌‌‍‌ ‌‍‍‌‌‍ ‍​‍​‍​ ‍‍​‍​‍‌ ​ ‌‍​‌‌‍ ‍‌‍‍‌‌ ‌​‌ ‍‌​‍ ‍‌‍‍‌‌‍ ​‍​‍​‍ ​​‍​‍‌‍‍​‌ ​‍‌‍‌‌‌‍‌‍​‍​‍​ ‍‍​‍​‍‌‍‍​‌ ‌​‌ ‌​‌ ​​‌ ​ ​ ‍‍​‍ ​‍ ‌‍ ​‌‍‍‌‌‍​‍‌‍‌‌‌ ​‍‌ ‌​‌ ‍‌​‍ ‌‌ ​ ‌ ‌​‌ ‌‌‌‍‌​‌‍‍‌‌‍ ​‍ ‍‌ ‌‍‌‍‌‌‌ ​‍‌‍​ ‌‍‌‌‌‍ ​​‍ ‍‌‍​‌‌ ​​‌ ​​​‍ ‌‍‍‌‌‍ ‍‌ ‌​‌‍‌‌‌‍ ‍‌ ‌​​‍ ‌‍‌‌‌‍‌​‌‍‍‌‌ ‌​​‍ ‌‍ ‌‌‍ ‌‍‌​‌‍‌‌​ ‌‌ ​​‌ ​‍‌‍‌‌‌ ​ ‌‍‌‌‌‍ ‍‌ ‌​‌‍​‌‌ ‌​‌‍‍‌‌‍ ‌‍ ‍​ ‍ ‌‍‍‌‌‍‌​​ ‌‌‍​‌​ ‍​‌‍​‍‌‍‌‌‌‍​‌​ ​‍‌‍​ ​ ‍‌​‍ ‌‌‍‌​​ ‌‌​ ‌‌​ ‌​​‍ ‌​ ‌​​ ‌‍​ ‍​‌‍‌‍​‍ ‌‌‍​‌‌‍​‌​ ‌‍​ ‍​​‍ ‌​ ‌‍‌‍​ ‌‍‌‌​ ​ ​ ‌‌​ ‌‌‌‍​‍‌‍​‍​ ‌​​ ‌‍‌‍​‌‌‍​‌​ ‍ ‌ ‌​‌ ‍‌‌ ​​‌‍‌‌​ ‌‌‍​‌‌ ​‍‌ ‌​‌‍‍‌‌‍​ ‌‍ ​‌‍‌‌​ ‍ ‌ ​​‌‍​‌‌ ‌​‌‍‍​​ ‌‌‍​ ‌‍ ‌‍ ‍‌ ‌​‌‍‌‌‌‍ ‍‌ ‌​‌​ ‌‌‍​‌‌ ‌​‌ ​‍‌‍‍‌‌ ‍​​‍‌‌​ ‌‌‌​​‍‌‌ ‌‍‍ ‌‍‌‌‌ ‍‌​‍‌‌​ ​ ‌​‌​​‍‌‌​ ​ ‌​‌​​‍‌‌​ ​‍​ ​‍​ ‍​​ ‌​​ ​​‌‍‌​​ ‌‍‌‍‌‌​ ‍‌​ ‌‍​ ‌​​ ​​‌‍​ ‌‍​ ​‍‌‌​ ​‍​ ​‍​‍‌‌​ ‌‌‌​‌​​‍ ‍‌‍​ ‌‍ ‌‍ ‍‌ ‌​‌‍‌‌‌‍ ‍‌ ‌​​‍‌‌​ ‌‌‌​​‍‌‌ ‌‍‍ ‌‍‌‌‌ ‍‌​‍‌‌​ ​ ‌​‌​​‍‌‌​ ​ ‌​‌​​‍‌‌​ ​‍​ ​‍​ ​‌‌‍​ ​ ​ ​ ​ ‌‍​‌​ ‌‌‌‍​‍‌‍​‌​ ‌ ​ ​‌‌‍​‍​ ‌‍​‍‌‌​ ​‍​ ​‍​‍‌‌​ ‌‌‌​‌​​‍ ‍‌‍​ ‌‍‍​‌‍‍‌‌‍ ​‌‍‌​‌ ​‍‌‍‌‌‌‍ ‍​‍‌‌​ ‌‌‌​​‍‌‌ ‌‍‍ ‌‍‌‌‌ ‍‌​‍‌‌​ ​ ‌​‌​​‍‌‌​ ​ ‌​‌​​‍‌‌​ ​‍​ ​‍‌‍​‍​ ​‍​ ‍​​ ‍​​ ​ ​ ‌‍​ ​‍‌‍​‍​ ‌ ‌‍‌‍​ ‍​​ ​ ​‍‌‌​ ​‍​ ​‍​‍‌‌​ ‌‌‌​‌​​‍ ‍‌ ‌​‌‍‌‌‌ ‍​‌ ‌​​ ‌‍​‍‌‍​‌‌ ​ ‌‍‌‌‌‌‌‌‌ ​‍‌‍ ​​ ‌‌‍‍​‌ ‌​‌ ‌​‌ ​​‌ ​ ​‍‌‌​ ​ ‌​​‌​‍‌‌​ ​‍‌​‌‍​‍‌‌​ ​‍‌​‌‍‌‍ ​‌‍‍‌‌‍​‍‌‍‌‌‌ ​‍‌ ‌​‌ ‍‌​‍ ‌‌ ​ ‌ ‌​‌ ‌‌‌‍‌​‌‍‍‌‌‍ ​‍ ‍‌ ‌‍‌‍‌‌‌ ​‍‌‍​ ‌‍‌‌‌‍ ​​‍ ‍‌‍​‌‌ ​​‌ ​​​‍‌‍‌‍‍‌‌‍‌​​ ‌‌‍​‌​ ‍​‌‍​‍‌‍‌‌‌‍​‌​ ​‍‌‍​ ​ ‍‌​‍ ‌‌‍‌​​ ‌‌​ ‌‌​ ‌​​‍ ‌​ ‌​​ ‌‍​ ‍​‌‍‌‍​‍ ‌‌‍​‌‌‍​‌​ ‌‍​ ‍​​‍ ‌​ ‌‍‌‍​ ‌‍‌‌​ ​ ​ ‌‌​ ‌‌‌‍​‍‌‍​‍​ ‌​​ ‌‍‌‍​‌‌‍​‌​‍‌‍‌ ‌​‌ ‍‌‌ ​​‌‍‌‌​ ‌‌‍​‌‌ ​‍‌ ‌​‌‍‍‌‌‍​ ‌‍ ​‌‍‌‌​‍‌‍‌ ​​‌‍​‌‌ ‌​‌‍‍​​ ‌‌‍​ ‌‍ ‌‍ ‍‌ ‌​‌‍‌‌‌‍ ‍‌ ‌​‌​ ‌‌‍​‌‌ ‌​‌ ​‍‌‍‍‌‌ ‍​​‍‌‌​ ‌‌‌​​‍‌‌ ‌‍‍ ‌‍‌‌‌ ‍‌​‍‌‌​ ​ ‌​‌​​‍‌‌​ ​ ‌​‌​​‍‌‌​ ​‍​ ​‍​ ‍​​ ‌​​ ​​‌‍‌​​ ‌‍‌‍‌‌​ ‍‌​ ‌‍​ ‌​​ ​​‌‍​ ‌‍​ ​‍‌‌​ ​‍​ ​‍​‍‌‌​ ‌‌‌​‌​​‍ ‍‌‍​ ‌‍ ‌‍ ‍‌ ‌​‌‍‌‌‌‍ ‍‌ ‌​​‍‌‌​ ‌‌‌​​‍‌‌ ‌‍‍ ‌‍‌‌‌ ‍‌​‍‌‌​ ​ ‌​‌​​‍‌‌​ ​ ‌​‌​​‍‌‌​ ​‍​ ​‍​ ​‌‌‍​ ​ ​ ​ ​ ‌‍​‌​ ‌‌‌‍​‍‌‍​‌​ ‌ ​ ​‌‌‍​‍​ ‌‍​‍‌‌​ ​‍​ ​‍​‍‌‌​ ‌‌‌​‌​​‍ ‍‌‍​ ‌‍‍​‌‍‍‌‌‍ ​‌‍‌​‌ ​‍‌‍‌‌‌‍ ‍​‍‌‌​ ‌‌‌​​‍‌‌ ‌‍‍ ‌‍‌‌‌ ‍‌​‍‌‌​ ​ ‌​‌​​‍‌‌​ ​ ‌​‌​​‍‌‌​ ​‍​ ​‍‌‍​‍​ ​‍​ ‍​​ ‍​​ ​ ​ ‌‍​ ​‍‌‍​‍​ ‌ ‌‍‌‍​ ‍​​ ​ ​‍‌‌​ ​‍​ ​‍​‍‌‌​ ‌‌‌​‌​​‍ ‍‌ ‌​‌‍‌‌‌ ‍​‌ ‌​​‍‌‍‌ ​​‌‍‌‌‌ ​‍‌ ​ ‌ ​​‌‍‌‌‌‍​ ‌ ‌​‌‍‍‌‌ ‌‍‌‍‌‌​ ‌‌ ​​‌ ‌‌‌‍​‍‌‍ ​‌‍‍‌‌ ​ ‌‍‍​‌‍‌‌‌‍‌​​‍​‍‌ ‌